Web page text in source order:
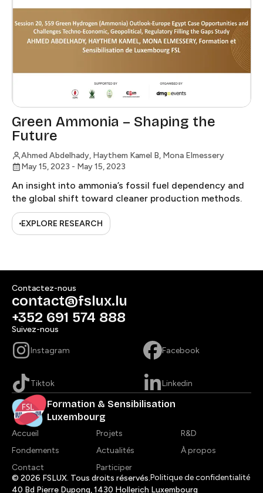
Green Ammonia – Shaping the
Future​​​​‌ ‍ ​‍​‍‌‍ ‌ ​‍‌‍‍‌‌‍‌ ‌‍‍‌‌‍ ‍​‍​‍​ ‍‍​‍​‍‌ ​ ‌‍​‌‌‍ ‍‌‍‍‌‌ ‌​‌ ‍‌​‍ ‍‌‍‍‌‌‍ ​‍​‍​‍ ​​‍​‍‌‍‍​‌ ​‍‌‍‌‌‌‍‌‍​‍​‍​ ‍‍​‍​‍​‍ ‌ ​ ‌ ‌​‌ ‌‌‌‍‌​‌‍‍‌‌‍ ​‍ ‌‍‍‌‌‍ ‍‌ ‌​‌‍‌‌‌‍ ‍‌ ‌​​‍ ‌‍‌‌‌‍‌​‌‍‍‌‌ ‌​​‍ ‌‍ ‌‌‍ ‌‍‌​‌‍‌‌​ ‌‌ ​​‌ ​‍‌‍‌‌‌ ​ ‌‍‌‌‌‍ ‍‌ ‌​‌‍​‌‌ ‌​‌‍‍‌‌‍ ‌‍ ‍​ ‍ ‌‍‍‌‌‍‌​​ ‌​ ‌‌‌‍‌‌​ ‌ ‌‍​‍​ ‌‍​ ‌‍‌‍​‌‌‍​ ​‍ ‌‌‍​‌‌‍​ ‌‍​ ‌‍‌‍​‍ ‌​ ‌​‌‍‌‍‌‍​ ​ ‍​​‍ ‌​ ‍‌​ ​‍​ ​​​ ‌‍​‍ ‌‌‍‌‍​ ​‍​ ‌ ‌‍‌​​ ‌‍‌‍​‍​ ​‌‌‍​‍​ ‌ ​ ​‍​ ​​‌‍‌​​ ‍ ‌ ‌​‌ ‍‌‌ ​​‌‍‌‌​ ‌‌ ​‍‌‍‌‌‌ ​ ‌‍‌‌‌‍​‌‌ ​‍‌‍​ ‌‍‍​​ ‍ ‌ ​​‌‍​‌‌ ‌​‌‍‍​​ ‌‌ ‌​‌‍‍‌‌ ‌​‌‍ ​‌‍‌‌​ ‌‍​‍‌‍​‌‌ ​ ‌‍‌‌‌‌‌‌‌ ​‍‌‍ ​​ ‌​‍‌‌​ ​‍‌​‌‍‌ ​ ‌ ‌​‌ ‌‌‌‍‌​‌‍‍‌‌‍ ​‍‌‍‌‍‍‌‌‍‌​​ ‌​ ‌‌‌‍‌‌​ ‌ ‌‍​‍​ ‌‍​ ‌‍‌‍​‌‌‍​ ​‍ ‌‌‍​‌‌‍​ ‌‍​ ‌‍‌‍​‍ ‌​ ‌​‌‍‌‍‌‍​ ​ ‍​​‍ ‌​ ‍‌​ ​‍​ ​​​ ‌‍​‍ ‌‌‍‌‍​ ​‍​ ‌ ‌‍‌​​ ‌‍‌‍​‍​ ​‌‌‍​‍​ ‌ ​ ​‍​ ​​‌‍‌​​‍‌‍‌ ‌​‌ ‍‌‌ ​​‌‍‌‌​ ‌‌ ​‍‌‍‌‌‌ ​ ‌‍‌‌‌‍​‌‌ ​‍‌‍​ ‌‍‍​​‍‌‍‌ ​​‌‍​‌‌ ‌​‌‍‍​​ ‌‌ ‌​‌‍‍‌‌ ‌​‌‍ ​‌‍‌‌​‍‌‍‌ ​​‌‍‌‌‌ ​‍‌ ​ ‌ ​​‌‍‌‌‌‍​ ‌ ‌​‌‍‍‌‌ ‌‍‌‍‌‌​ ‌‌ ​​‌ ‌‌‌‍​‍‌‍ ​‌‍‍‌‌ ​ ‌‍‍​‌‍‌‌‌‍‌​​‍​‍‌ ‌
Ahmed Abdelhady, Haythem Kamel B, Mona Elmessery​​​​‌ ‍ ​‍​‍‌‍ ‌ ​‍‌‍‍‌‌‍‌ ‌‍‍‌‌‍ ‍​‍​‍​ ‍‍​‍​‍‌ ​ ‌‍​‌‌‍ ‍‌‍‍‌‌ ‌​‌ ‍‌​‍ ‍‌‍‍‌‌‍ ​‍​‍​‍ ​​‍​‍‌‍‍​‌ ​‍‌‍‌‌‌‍‌‍​‍​‍​ ‍‍​‍​‍​‍ ‌ ​ ‌ ‌​‌ ‌‌‌‍‌​‌‍‍‌‌‍ ​‍ ‌‍‍‌‌‍ ‍‌ ‌​‌‍‌‌‌‍ ‍‌ ‌​​‍ ‌‍‌‌‌‍‌​‌‍‍‌‌ ‌​​‍ ‌‍ ‌‌‍ ‌‍‌​‌‍‌‌​ ‌‌ ​​‌ ​‍‌‍‌‌‌ ​ ‌‍‌‌‌‍ ‍‌ ‌​‌‍​‌‌ ‌​‌‍‍‌‌‍ ‌‍ ‍​ ‍ ‌‍‍‌‌‍‌​​ ‌​ ‌‌‌‍‌‌​ ‌ ‌‍​‍​ ‌‍​ ‌‍‌‍​‌‌‍​ ​‍ ‌‌‍​‌‌‍​ ‌‍​ ‌‍‌‍​‍ ‌​ ‌​‌‍‌‍‌‍​ ​ ‍​​‍ ‌​ ‍‌​ ​‍​ ​​​ ‌‍​‍ ‌‌‍‌‍​ ​‍​ ‌ ‌‍‌​​ ‌‍‌‍​‍​ ​‌‌‍​‍​ ‌ ​ ​‍​ ​​‌‍‌​​ ‍ ‌ ‌​‌ ‍‌‌ ​​‌‍‌‌​ ‌‌ ​‍‌‍‌‌‌ ​ ‌‍‌‌‌‍​‌‌ ​‍‌‍​ ‌‍‍​​ ‍ ‌ ​​‌‍​‌‌ ‌​‌‍‍​​ ‌‌‍‌​‌‍‌‌‌ ‌​‌‍​‌‌‍‍‌‌‍ ​‌ ​ ​‍‌‌​ ‌‌‌​​‍‌‌ ‌‍‍ ‌‍‌‌‌ ‍‌​‍‌‌​ ​ ‌​‌​​‍‌‌​ ​ ‌​‌​​‍‌‌​ ​‍​ ​‍​ ‌‌‌‍‌‌‌‍​ ​ ​ ​ ‌‌‌‍‌​‌‍‌​​ ​‍​ ‌​‌‍‌​‌‍‌​​ ‌‍​‍‌‌​ ​‍​ ​‍​‍‌‌​ ‌‌‌​‌​​‍ ‍‌‍‍‌‌‍ ‍‌‍‌‍‌‍ ​ ‌‍​‍‌‍​‌‌ ​ ‌‍‌‌‌‌‌‌‌ ​‍‌‍ ​​ ‌​‍‌‌​ ​‍‌​‌‍‌ ​ ‌ ‌​‌ ‌‌‌‍‌​‌‍‍‌‌‍ ​‍‌‍‌‍‍‌‌‍‌​​ ‌​ ‌‌‌‍‌‌​ ‌ ‌‍​‍​ ‌‍​ ‌‍‌‍​‌‌‍​ ​‍ ‌‌‍​‌‌‍​ ‌‍​ ‌‍‌‍​‍ ‌​ ‌​‌‍‌‍‌‍​ ​ ‍​​‍ ‌​ ‍‌​ ​‍​ ​​​ ‌‍​‍ ‌‌‍‌‍​ ​‍​ ‌ ‌‍‌​​ ‌‍‌‍​‍​ ​‌‌‍​‍​ ‌ ​ ​‍​ ​​‌‍‌​​‍‌‍‌ ‌​‌ ‍‌‌ ​​‌‍‌‌​ ‌‌ ​‍‌‍‌‌‌ ​ ‌‍‌‌‌‍​‌‌ ​‍‌‍​ ‌‍‍​​‍‌‍‌ ​​‌‍​‌‌ ‌​‌‍‍​​ ‌‌‍‌​‌‍‌‌‌ ‌​‌‍​‌‌‍‍‌‌‍ ​‌ ​ ​‍‌‌​ ‌‌‌​​‍‌‌ ‌‍‍ ‌‍‌‌‌ ‍‌​‍‌‌​ ​ ‌​‌​​‍‌‌​ ​ ‌​‌​​‍‌‌​ ​‍​ ​‍​ ‌‌‌‍‌‌‌‍​ ​ ​ ​ ‌‌‌‍‌​‌‍‌​​ ​‍​ ‌​‌‍‌​‌‍‌​​ ‌‍​‍‌‌​ ​‍​ ​‍​‍‌‌​ ‌‌‌​‌​​‍ ‍‌‍‍‌‌‍ ‍‌‍‌‍‌‍ ​‍‌‍‌ ​​‌‍‌‌‌ ​‍‌ ​ ‌ ​​‌‍‌‌‌‍​ ‌ ‌​‌‍‍‌‌ ‌‍‌‍‌‌​ ‌‌ ​​‌ ‌‌‌‍​‍‌‍ ​‌‍‍‌‌ ​ ‌‍‍​‌‍‌‌‌‍‌​​‍​‍‌ ‌
May 15, 2023 - May 15, 2023
An insight into ammonia’s fossil fuel dependency and
the global shift toward cleaner production methods.​​​​‌ ‍ ​‍​‍‌‍ ‌ ​‍‌‍‍‌‌‍‌ ‌‍‍‌‌‍ ‍​‍​‍​ ‍‍​‍​‍‌ ​ ‌‍​‌‌‍ ‍‌‍‍‌‌ ‌​‌ ‍‌​‍ ‍‌‍‍‌‌‍ ​‍​‍​‍ ​​‍​‍‌‍‍​‌ ​‍‌‍‌‌‌‍‌‍​‍​‍​ ‍‍​‍​‍​‍ ‌ ​ ‌ ‌​‌ ‌‌‌‍‌​‌‍‍‌‌‍ ​‍ ‌‍‍‌‌‍ ‍‌ ‌​‌‍‌‌‌‍ ‍‌ ‌​​‍ ‌‍‌‌‌‍‌​‌‍‍‌‌ ‌​​‍ ‌‍ ‌‌‍ ‌‍‌​‌‍‌‌​ ‌‌ ​​‌ ​‍‌‍‌‌‌ ​ ‌‍‌‌‌‍ ‍‌ ‌​‌‍​‌‌ ‌​‌‍‍‌‌‍ ‌‍ ‍​ ‍ ‌‍‍‌‌‍‌​​ ‌​ ‌‌‌‍‌‌​ ‌ ‌‍​‍​ ‌‍​ ‌‍‌‍​‌‌‍​ ​‍ ‌‌‍​‌‌‍​ ‌‍​ ‌‍‌‍​‍ ‌​ ‌​‌‍‌‍‌‍​ ​ ‍​​‍ ‌​ ‍‌​ ​‍​ ​​​ ‌‍​‍ ‌‌‍‌‍​ ​‍​ ‌ ‌‍‌​​ ‌‍‌‍​‍​ ​‌‌‍​‍​ ‌ ​ ​‍​ ​​‌‍‌​​ ‍ ‌ ‌​‌ ‍‌‌ ​​‌‍‌‌​ ‌‌ ​‍‌‍‌‌‌ ​ ‌‍‌‌‌‍​‌‌ ​‍‌‍​ ‌‍‍​​ ‍ ‌ ​​‌‍​‌‌ ‌​‌‍‍​​ ‌‌‍ ‌ ‌‍‌‍‌‌‌ ​‍‌ ‌‍‌‍‍‌‌‍‌‌‌ ‌ ​ ‌‍​‍‌‍​‌‌ ​ ‌‍‌‌‌‌‌‌‌ ​‍‌‍ ​​ ‌​‍‌‌​ ​‍‌​‌‍‌ ​ ‌ ‌​‌ ‌‌‌‍‌​‌‍‍‌‌‍ ​‍‌‍‌‍‍‌‌‍‌​​ ‌​ ‌‌‌‍‌‌​ ‌ ‌‍​‍​ ‌‍​ ‌‍‌‍​‌‌‍​ ​‍ ‌‌‍​‌‌‍​ ‌‍​ ‌‍‌‍​‍ ‌​ ‌​‌‍‌‍‌‍​ ​ ‍​​‍ ‌​ ‍‌​ ​‍​ ​​​ ‌‍​‍ ‌‌‍‌‍​ ​‍​ ‌ ‌‍‌​​ ‌‍‌‍​‍​ ​‌‌‍​‍​ ‌ ​ ​‍​ ​​‌‍‌​​‍‌‍‌ ‌​‌ ‍‌‌ ​​‌‍‌‌​ ‌‌ ​‍‌‍‌‌‌ ​ ‌‍‌‌‌‍​‌‌ ​‍‌‍​ ‌‍‍​​‍‌‍‌ ​​‌‍​‌‌ ‌​‌‍‍​​ ‌‌‍ ‌ ‌‍‌‍‌‌‌ ​‍‌ ‌‍‌‍‍‌‌‍‌‌‌ ‌ ​‍‌‍‌ ​​‌‍‌‌‌ ​‍‌ ​ ‌ ​​‌‍‌‌‌‍​ ‌ ‌​‌‍‍‌‌ ‌‍‌‍‌‌​ ‌‌ ​​‌ ‌‌‌‍​‍‌‍ ​‌‍‍‌‌ ​ ‌‍‍​‌‍‌‌‌‍‌​​‍​‍‌ ‌
EXPLORE RESEARCH
Contactez-nous​​​​‌ ‍ ​‍​‍‌‍ ‌ ​‍‌‍‍‌‌‍‌ ‌‍‍‌‌‍ ‍​‍​‍​ ‍‍​‍​‍‌ ​ ‌‍​‌‌‍ ‍‌‍‍‌‌ ‌​‌ ‍‌​‍ ‍‌‍‍‌‌‍ ​‍​‍​‍ ​​‍​‍‌‍‍​‌ ​‍‌‍‌‌‌‍‌‍​‍​‍​ ‍‍​‍​‍​‍ ‌ ​ ‌ ‌​‌ ‌‌‌‍‌​‌‍‍‌‌‍ ​‍ ‌‍‍‌‌‍ ‍‌ ‌​‌‍‌‌‌‍ ‍‌ ‌​​‍ ‌‍‌‌‌‍‌​‌‍‍‌‌ ‌​​‍ ‌‍ ‌‌‍ ‌‍‌​‌‍‌‌​ ‌‌ ​​‌ ​‍‌‍‌‌‌ ​ ‌‍‌‌‌‍ ‍‌ ‌​‌‍​‌‌ ‌​‌‍‍‌‌‍ ‌‍ ‍​ ‍ ‌‍‍‌‌‍‌​​ ‌​ ​​‌‍​ ‌‍​‌​ ‌‍‌‍​‍​ ‌‌​ ​‍‌‍​ ​‍ ‌‌‍‌​​ ‌‍​ ​‌‌‍​‍​‍ ‌​ ‌​​ ‌‌‌‍‌‌​ ‌‍​‍ ‌​ ‍​​ ‌ ‌‍​‌​ ‌​​‍ ‌​ ‌‌‌‍‌‌​ ​ ​ ‌‍​ ‌​‌‍‌‌​ ‌‍​ ​​‌‍​‌​ ‌‍​ ​‍​ ​ ​ ‍ ‌ ‌​‌ ‍‌‌ ​​‌‍‌‌​ ‌‌ ​ ‌‍‍‌‌ ‌​‌‍‌‌‌‌​ ‌‍‌‌‌ ‌​‌ ‌​‌‍‍‌‌‍ ‍‌‍‌ ‌ ​ ​ ‍ ‌ ​​‌‍​‌‌ ‌​‌‍‍​​ ‌‌‍‌‍‌‍ ‌‍ ‌ ‌​‌‍‌‌‌ ​‍​‍ ‍‌‍​ ‌‍ ‌‍ ‍‌ ‌​‌‍​‌‌‍​ ‌ ‌​‌​‍​‌‍‌‌‌‍​‌‌‍‌​‌‍‍‌‌‍ ‍‌‍‌ ​ ‌‍​‍‌‍​‌‌ ​ ‌‍‌‌‌‌‌‌‌ ​‍‌‍ ​​ ‌​‍‌‌​ ​‍‌​‌‍‌ ​ ‌ ‌​‌ ‌‌‌‍‌​‌‍‍‌‌‍ ​‍‌‍‌‍‍‌‌‍‌​​ ‌​ ​​‌‍​ ‌‍​‌​ ‌‍‌‍​‍​ ‌‌​ ​‍‌‍​ ​‍ ‌‌‍‌​​ ‌‍​ ​‌‌‍​‍​‍ ‌​ ‌​​ ‌‌‌‍‌‌​ ‌‍​‍ ‌​ ‍​​ ‌ ‌‍​‌​ ‌​​‍ ‌​ ‌‌‌‍‌‌​ ​ ​ ‌‍​ ‌​‌‍‌‌​ ‌‍​ ​​‌‍​‌​ ‌‍​ ​‍​ ​ ​‍‌‍‌ ‌​‌ ‍‌‌ ​​‌‍‌‌​ ‌‌ ​ ‌‍‍‌‌ ‌​‌‍‌‌‌‌​ ‌‍‌‌‌ ‌​‌ ‌​‌‍‍‌‌‍ ‍‌‍‌ ‌ ​ ​‍‌‍‌ ​​‌‍​‌‌ ‌​‌‍‍​​ ‌‌‍‌‍‌‍ ‌‍ ‌ ‌​‌‍‌‌‌ ​‍​‍ ‍‌‍​ ‌‍ ‌‍ ‍‌ ‌​‌‍​‌‌‍​ ‌ ‌​‌​‍​‌‍‌‌‌‍​‌‌‍‌​‌‍‍‌‌‍ ‍‌‍‌ ​‍‌‍‌ ​​‌‍‌‌‌ ​‍‌ ​ ‌ ​​‌‍‌‌‌‍​ ‌ ‌​‌‍‍‌‌ ‌‍‌‍‌‌​ ‌‌ ​​‌ ‌‌‌‍​‍‌‍ ​‌‍‍‌‌ ​ ‌‍‍​‌‍‌‌‌‍‌​​‍​‍‌ ‌
contact@fslux.lu
+352 691 574 888​​​​‌ ‍ ​‍​‍‌‍ ‌ ​‍‌‍‍‌‌‍‌ ‌‍‍‌‌‍ ‍​‍​‍​ ‍‍​‍​‍‌ ​ ‌‍​‌‌‍ ‍‌‍‍‌‌ ‌​‌ ‍‌​‍ ‍‌‍‍‌‌‍ ​‍​‍​‍ ​​‍​‍‌‍‍​‌ ​‍‌‍‌‌‌‍‌‍​‍​‍​ ‍‍​‍​‍​‍ ‌ ​ ‌ ‌​‌ ‌‌‌‍‌​‌‍‍‌‌‍ ​‍ ‌‍‍‌‌‍ ‍‌ ‌​‌‍‌‌‌‍ ‍‌ ‌​​‍ ‌‍‌‌‌‍‌​‌‍‍‌‌ ‌​​‍ ‌‍ ‌‌‍ ‌‍‌​‌‍‌‌​ ‌‌ ​​‌ ​‍‌‍‌‌‌ ​ ‌‍‌‌‌‍ ‍‌ ‌​‌‍​‌‌ ‌​‌‍‍‌‌‍ ‌‍ ‍​ ‍ ‌‍‍‌‌‍‌​​ ‌​ ​​‌‍​ ‌‍​‌​ ‌‍‌‍​‍​ ‌‌​ ​‍‌‍​ ​‍ ‌‌‍‌​​ ‌‍​ ​‌‌‍​‍​‍ ‌​ ‌​​ ‌‌‌‍‌‌​ ‌‍​‍ ‌​ ‍​​ ‌ ‌‍​‌​ ‌​​‍ ‌​ ‌‌‌‍‌‌​ ​ ​ ‌‍​ ‌​‌‍‌‌​ ‌‍​ ​​‌‍​‌​ ‌‍​ ​‍​ ​ ​ ‍ ‌ ‌​‌ ‍‌‌ ​​‌‍‌‌​ ‌‌ ​ ‌‍‍‌‌ ‌​‌‍‌‌‌‌​ ‌‍‌‌‌ ‌​‌ ‌​‌‍‍‌‌‍ ‍‌‍‌ ‌ ​ ​ ‍ ‌ ​​‌‍​‌‌ ‌​‌‍‍​​ ‌‌‍​‍‌ ​‍‌‍​‌‌‍ ‍‌‍‌​‌‍‍‌‌‍ ‍‌‍‌ ​‍ ‍‌‍​ ‌‍ ‌‍ ‍‌ ‌​‌‍​‌‌‍​ ‌ ‌​‌​‍‌‌‍ ‍‌‍‌‍‌‍ ​‍ ‍‌ ​​‌‍‍​‌‍ ‌‍ ‍‌‍‌‌​ ‌‍​‍‌‍​‌‌ ​ ‌‍‌‌‌‌‌‌‌ ​‍‌‍ ​​ ‌​‍‌‌​ ​‍‌​‌‍‌ ​ ‌ ‌​‌ ‌‌‌‍‌​‌‍‍‌‌‍ ​‍‌‍‌‍‍‌‌‍‌​​ ‌​ ​​‌‍​ ‌‍​‌​ ‌‍‌‍​‍​ ‌‌​ ​‍‌‍​ ​‍ ‌‌‍‌​​ ‌‍​ ​‌‌‍​‍​‍ ‌​ ‌​​ ‌‌‌‍‌‌​ ‌‍​‍ ‌​ ‍​​ ‌ ‌‍​‌​ ‌​​‍ ‌​ ‌‌‌‍‌‌​ ​ ​ ‌‍​ ‌​‌‍‌‌​ ‌‍​ ​​‌‍​‌​ ‌‍​ ​‍​ ​ ​‍‌‍‌ ‌​‌ ‍‌‌ ​​‌‍‌‌​ ‌‌ ​ ‌‍‍‌‌ ‌​‌‍‌‌‌‌​ ‌‍‌‌‌ ‌​‌ ‌​‌‍‍‌‌‍ ‍‌‍‌ ‌ ​ ​‍‌‍‌ ​​‌‍​‌‌ ‌​‌‍‍​​ ‌‌‍​‍‌ ​‍‌‍​‌‌‍ ‍‌‍‌​‌‍‍‌‌‍ ‍‌‍‌ ​‍ ‍‌‍​ ‌‍ ‌‍ ‍‌ ‌​‌‍​‌‌‍​ ‌ ‌​‌​‍‌‌‍ ‍‌‍‌‍‌‍ ​‍ ‍‌ ​​‌‍‍​‌‍ ‌‍ ‍‌‍‌‌​‍‌‍‌ ​​‌‍‌‌‌ ​‍‌ ​ ‌ ​​‌‍‌‌‌‍​ ‌ ‌​‌‍‍‌‌ ‌‍‌‍‌‌​ ‌‌ ​​‌ ‌‌‌‍​‍‌‍ ​‌‍‍‌‌ ​ ‌‍‍​‌‍‌‌‌‍‌​​‍​‍‌ ‌
Suivez-nous​​​​‌ ‍ ​‍​‍‌‍ ‌ ​‍‌‍‍‌‌‍‌ ‌‍‍‌‌‍ ‍​‍​‍​ ‍‍​‍​‍‌ ​ ‌‍​‌‌‍ ‍‌‍‍‌‌ ‌​‌ ‍‌​‍ ‍‌‍‍‌‌‍ ​‍​‍​‍ ​​‍​‍‌‍‍​‌ ​‍‌‍‌‌‌‍‌‍​‍​‍​ ‍‍​‍​‍​‍ ‌ ​ ‌ ‌​‌ ‌‌‌‍‌​‌‍‍‌‌‍ ​‍ ‌‍‍‌‌‍ ‍‌ ‌​‌‍‌‌‌‍ ‍‌ ‌​​‍ ‌‍‌‌‌‍‌​‌‍‍‌‌ ‌​​‍ ‌‍ ‌‌‍ ‌‍‌​‌‍‌‌​ ‌‌ ​​‌ ​‍‌‍‌‌‌ ​ ‌‍‌‌‌‍ ‍‌ ‌​‌‍​‌‌ ‌​‌‍‍‌‌‍ ‌‍ ‍​ ‍ ‌‍‍‌‌‍‌​​ ‌​ ​​‌‍​ ‌‍​‌​ ‌‍‌‍​‍​ ‌‌​ ​‍‌‍​ ​‍ ‌‌‍‌​​ ‌‍​ ​‌‌‍​‍​‍ ‌​ ‌​​ ‌‌‌‍‌‌​ ‌‍​‍ ‌​ ‍​​ ‌ ‌‍​‌​ ‌​​‍ ‌​ ‌‌‌‍‌‌​ ​ ​ ‌‍​ ‌​‌‍‌‌​ ‌‍​ ​​‌‍​‌​ ‌‍​ ​‍​ ​ ​ ‍ ‌ ‌​‌ ‍‌‌ ​​‌‍‌‌​ ‌‌ ​ ‌‍‍‌‌ ‌​‌‍‌‌‌‌​ ‌‍‌‌‌ ‌​‌ ‌​‌‍‍‌‌‍ ‍‌‍‌ ‌ ​ ​ ‍ ‌ ​​‌‍​‌‌ ‌​‌‍‍​​ ‌‌‍‌‍‌‍ ‌‍ ‌ ‌​‌‍‌‌‌ ​‍​‍ ‍‌ ​ ‌‍ ‌‍​ ‌‍‍‌‌‍​‌‌‍ ​‌​‍​‌‍‌‌‌‍​‌‌‍‌​‌‍‍‌‌‍ ‍‌‍‌ ​ ‌‍​‍‌‍​‌‌ ​ ‌‍‌‌‌‌‌‌‌ ​‍‌‍ ​​ ‌​‍‌‌​ ​‍‌​‌‍‌ ​ ‌ ‌​‌ ‌‌‌‍‌​‌‍‍‌‌‍ ​‍‌‍‌‍‍‌‌‍‌​​ ‌​ ​​‌‍​ ‌‍​‌​ ‌‍‌‍​‍​ ‌‌​ ​‍‌‍​ ​‍ ‌‌‍‌​​ ‌‍​ ​‌‌‍​‍​‍ ‌​ ‌​​ ‌‌‌‍‌‌​ ‌‍​‍ ‌​ ‍​​ ‌ ‌‍​‌​ ‌​​‍ ‌​ ‌‌‌‍‌‌​ ​ ​ ‌‍​ ‌​‌‍‌‌​ ‌‍​ ​​‌‍​‌​ ‌‍​ ​‍​ ​ ​‍‌‍‌ ‌​‌ ‍‌‌ ​​‌‍‌‌​ ‌‌ ​ ‌‍‍‌‌ ‌​‌‍‌‌‌‌​ ‌‍‌‌‌ ‌​‌ ‌​‌‍‍‌‌‍ ‍‌‍‌ ‌ ​ ​‍‌‍‌ ​​‌‍​‌‌ ‌​‌‍‍​​ ‌‌‍‌‍‌‍ ‌‍ ‌ ‌​‌‍‌‌‌ ​‍​‍ ‍‌ ​ ‌‍ ‌‍​ ‌‍‍‌‌‍​‌‌‍ ​‌​‍​‌‍‌‌‌‍​‌‌‍‌​‌‍‍‌‌‍ ‍‌‍‌ ​‍‌‍‌ ​​‌‍‌‌‌ ​‍‌ ​ ‌ ​​‌‍‌‌‌‍​ ‌ ‌​‌‍‍‌‌ ‌‍‌‍‌‌​ ‌‌ ​​‌ ‌‌‌‍​‍‌‍ ​‌‍‍‌‌ ​ ‌‍‍​‌‍‌‌‌‍‌​​‍​‍‌ ‌
Instagram​​​​‌ ‍ ​‍​‍‌‍ ‌ ​‍‌‍‍‌‌‍‌ ‌‍‍‌‌‍ ‍​‍​‍​ ‍‍​‍​‍‌ ​ ‌‍​‌‌‍ ‍‌‍‍‌‌ ‌​‌ ‍‌​‍ ‍‌‍‍‌‌‍ ​‍​‍​‍ ​​‍​‍‌‍‍​‌ ​‍‌‍‌‌‌‍‌‍​‍​‍​ ‍‍​‍​‍​‍ ‌ ​ ‌ ‌​‌ ‌‌‌‍‌​‌‍‍‌‌‍ ​‍ ‌‍‍‌‌‍ ‍‌ ‌​‌‍‌‌‌‍ ‍‌ ‌​​‍ ‌‍‌‌‌‍‌​‌‍‍‌‌ ‌​​‍ ‌‍ ‌‌‍ ‌‍‌​‌‍‌‌​ ‌‌ ​​‌ ​‍‌‍‌‌‌ ​ ‌‍‌‌‌‍ ‍‌ ‌​‌‍​‌‌ ‌​‌‍‍‌‌‍ ‌‍ ‍​ ‍ ‌‍‍‌‌‍‌​​ ‌​ ​​‌‍​ ‌‍​‌​ ‌‍‌‍​‍​ ‌‌​ ​‍‌‍​ ​‍ ‌‌‍‌​​ ‌‍​ ​‌‌‍​‍​‍ ‌​ ‌​​ ‌‌‌‍‌‌​ ‌‍​‍ ‌​ ‍​​ ‌ ‌‍​‌​ ‌​​‍ ‌​ ‌‌‌‍‌‌​ ​ ​ ‌‍​ ‌​‌‍‌‌​ ‌‍​ ​​‌‍​‌​ ‌‍​ ​‍​ ​ ​ ‍ ‌ ‌​‌ ‍‌‌ ​​‌‍‌‌​ ‌‌ ​ ‌‍‍‌‌ ‌​‌‍‌‌‌‌​ ‌‍‌‌‌ ‌​‌ ‌​‌‍‍‌‌‍ ‍‌‍‌ ‌ ​ ​ ‍ ‌ ​​‌‍​‌‌ ‌​‌‍‍​​ ‌‌ ​ ‌‍ ‌‍​ ‌‍‍‌‌‍​‌‌‍ ​‌​ ​‌‍‍‌‌‍ ‍‌‍‍ ‌ ​ ​‍‌‌​ ‌‌‌​​‍‌‌ ‌‍‍ ‌‍‌‌‌ ‍‌​‍‌‌​ ​ ‌​‌​​‍‌‌​ ​ ‌​‌​​‍‌‌​ ​‍​ ​‍​ ​‍‌‍‌‌‌‍​‍‌‍‌‌‌‍‌‌​ ​‌​ ‌​‌‍​ ‌‍​ ‌‍‌‌‌‍​‍​ ‌‌​‍‌‌​ ​‍​ ​‍​‍‌‌​ ‌‌‌​‌​​‍ ‍‌ ​​‌‍ ​‌‍​‌‌ ‌​‌‍‌‍‌‍ ‌ ​‍‌‍ ‌​ ‌‍​‍‌‍​‌‌ ​ ‌‍‌‌‌‌‌‌‌ ​‍‌‍ ​​ ‌​‍‌‌​ ​‍‌​‌‍‌ ​ ‌ ‌​‌ ‌‌‌‍‌​‌‍‍‌‌‍ ​‍‌‍‌‍‍‌‌‍‌​​ ‌​ ​​‌‍​ ‌‍​‌​ ‌‍‌‍​‍​ ‌‌​ ​‍‌‍​ ​‍ ‌‌‍‌​​ ‌‍​ ​‌‌‍​‍​‍ ‌​ ‌​​ ‌‌‌‍‌‌​ ‌‍​‍ ‌​ ‍​​ ‌ ‌‍​‌​ ‌​​‍ ‌​ ‌‌‌‍‌‌​ ​ ​ ‌‍​ ‌​‌‍‌‌​ ‌‍​ ​​‌‍​‌​ ‌‍​ ​‍​ ​ ​‍‌‍‌ ‌​‌ ‍‌‌ ​​‌‍‌‌​ ‌‌ ​ ‌‍‍‌‌ ‌​‌‍‌‌‌‌​ ‌‍‌‌‌ ‌​‌ ‌​‌‍‍‌‌‍ ‍‌‍‌ ‌ ​ ​‍‌‍‌ ​​‌‍​‌‌ ‌​‌‍‍​​ ‌‌ ​ ‌‍ ‌‍​ ‌‍‍‌‌‍​‌‌‍ ​‌​ ​‌‍‍‌‌‍ ‍‌‍‍ ‌ ​ ​‍‌‌​ ‌‌‌​​‍‌‌ ‌‍‍ ‌‍‌‌‌ ‍‌​‍‌‌​ ​ ‌​‌​​‍‌‌​ ​ ‌​‌​​‍‌‌​ ​‍​ ​‍​ ​‍‌‍‌‌‌‍​‍‌‍‌‌‌‍‌‌​ ​‌​ ‌​‌‍​ ‌‍​ ‌‍‌‌‌‍​‍​ ‌‌​‍‌‌​ ​‍​ ​‍​‍‌‌​ ‌‌‌​‌​​‍ ‍‌ ​​‌‍ ​‌‍​‌‌ ‌​‌‍‌‍‌‍ ‌ ​‍‌‍ ‌​‍‌‍‌ ​​‌‍‌‌‌ ​‍‌ ​ ‌ ​​‌‍‌‌‌‍​ ‌ ‌​‌‍‍‌‌ ‌‍‌‍‌‌​ ‌‌ ​​‌ ‌‌‌‍​‍‌‍ ​‌‍‍‌‌ ​ ‌‍‍​‌‍‌‌‌‍‌​​‍​‍‌ ‌ Facebook​​​​‌ ‍ ​‍​‍‌‍ ‌ ​‍‌‍‍‌‌‍‌ ‌‍‍‌‌‍ ‍​‍​‍​ ‍‍​‍​‍‌ ​ ‌‍​‌‌‍ ‍‌‍‍‌‌ ‌​‌ ‍‌​‍ ‍‌‍‍‌‌‍ ​‍​‍​‍ ​​‍​‍‌‍‍​‌ ​‍‌‍‌‌‌‍‌‍​‍​‍​ ‍‍​‍​‍​‍ ‌ ​ ‌ ‌​‌ ‌‌‌‍‌​‌‍‍‌‌‍ ​‍ ‌‍‍‌‌‍ ‍‌ ‌​‌‍‌‌‌‍ ‍‌ ‌​​‍ ‌‍‌‌‌‍‌​‌‍‍‌‌ ‌​​‍ ‌‍ ‌‌‍ ‌‍‌​‌‍‌‌​ ‌‌ ​​‌ ​‍‌‍‌‌‌ ​ ‌‍‌‌‌‍ ‍‌ ‌​‌‍​‌‌ ‌​‌‍‍‌‌‍ ‌‍ ‍​ ‍ ‌‍‍‌‌‍‌​​ ‌​ ​​‌‍​ ‌‍​‌​ ‌‍‌‍​‍​ ‌‌​ ​‍‌‍​ ​‍ ‌‌‍‌​​ ‌‍​ ​‌‌‍​‍​‍ ‌​ ‌​​ ‌‌‌‍‌‌​ ‌‍​‍ ‌​ ‍​​ ‌ ‌‍​‌​ ‌​​‍ ‌​ ‌‌‌‍‌‌​ ​ ​ ‌‍​ ‌​‌‍‌‌​ ‌‍​ ​​‌‍​‌​ ‌‍​ ​‍​ ​ ​ ‍ ‌ ‌​‌ ‍‌‌ ​​‌‍‌‌​ ‌‌ ​ ‌‍‍‌‌ ‌​‌‍‌‌‌‌​ ‌‍‌‌‌ ‌​‌ ‌​‌‍‍‌‌‍ ‍‌‍‌ ‌ ​ ​ ‍ ‌ ​​‌‍​‌‌ ‌​‌‍‍​​ ‌‌ ​ ‌‍ ‌‍​ ‌‍‍‌‌‍​‌‌‍ ​‌​ ​‌‍‍‌‌‍ ‍‌‍‍ ‌ ​ ​‍‌‌​ ‌‌‌​​‍‌‌ ‌‍‍ ‌‍‌‌‌ ‍‌​‍‌‌​ ​ ‌​‌​​‍‌‌​ ​ ‌​‌​​‍‌‌​ ​‍​ ​‍​ ‍​​ ​ ‌‍‌‍‌‍​ ‌‍‌​​ ‌‌​ ‍‌​ ‌ ​ ‍‌‌‍​‍​ ​ ‌‍​‍​‍‌‌​ ​‍​ ​‍​‍‌‌​ ‌‌‌​‌​​‍ ‍‌ ​​‌‍ ​‌‍​‌‌ ‌​‌‍‌‍‌‍ ‌ ​‍‌‍ ‌​ ‌‍​‍‌‍​‌‌ ​ ‌‍‌‌‌‌‌‌‌ ​‍‌‍ ​​ ‌​‍‌‌​ ​‍‌​‌‍‌ ​ ‌ ‌​‌ ‌‌‌‍‌​‌‍‍‌‌‍ ​‍‌‍‌‍‍‌‌‍‌​​ ‌​ ​​‌‍​ ‌‍​‌​ ‌‍‌‍​‍​ ‌‌​ ​‍‌‍​ ​‍ ‌‌‍‌​​ ‌‍​ ​‌‌‍​‍​‍ ‌​ ‌​​ ‌‌‌‍‌‌​ ‌‍​‍ ‌​ ‍​​ ‌ ‌‍​‌​ ‌​​‍ ‌​ ‌‌‌‍‌‌​ ​ ​ ‌‍​ ‌​‌‍‌‌​ ‌‍​ ​​‌‍​‌​ ‌‍​ ​‍​ ​ ​‍‌‍‌ ‌​‌ ‍‌‌ ​​‌‍‌‌​ ‌‌ ​ ‌‍‍‌‌ ‌​‌‍‌‌‌‌​ ‌‍‌‌‌ ‌​‌ ‌​‌‍‍‌‌‍ ‍‌‍‌ ‌ ​ ​‍‌‍‌ ​​‌‍​‌‌ ‌​‌‍‍​​ ‌‌ ​ ‌‍ ‌‍​ ‌‍‍‌‌‍​‌‌‍ ​‌​ ​‌‍‍‌‌‍ ‍‌‍‍ ‌ ​ ​‍‌‌​ ‌‌‌​​‍‌‌ ‌‍‍ ‌‍‌‌‌ ‍‌​‍‌‌​ ​ ‌​‌​​‍‌‌​ ​ ‌​‌​​‍‌‌​ ​‍​ ​‍​ ‍​​ ​ ‌‍‌‍‌‍​ ‌‍‌​​ ‌‌​ ‍‌​ ‌ ​ ‍‌‌‍​‍​ ​ ‌‍​‍​‍‌‌​ ​‍​ ​‍​‍‌‌​ ‌‌‌​‌​​‍ ‍‌ ​​‌‍ ​‌‍​‌‌ ‌​‌‍‌‍‌‍ ‌ ​‍‌‍ ‌​‍‌‍‌ ​​‌‍‌‌‌ ​‍‌ ​ ‌ ​​‌‍‌‌‌‍​ ‌ ‌​‌‍‍‌‌ ‌‍‌‍‌‌​ ‌‌ ​​‌ ‌‌‌‍​‍‌‍ ​‌‍‍‌‌ ​ ‌‍‍​‌‍‌‌‌‍‌​​‍​‍‌ ‌
Tiktok​​​​‌ ‍ ​‍​‍‌‍ ‌ ​‍‌‍‍‌‌‍‌ ‌‍‍‌‌‍ ‍​‍​‍​ ‍‍​‍​‍‌ ​ ‌‍​‌‌‍ ‍‌‍‍‌‌ ‌​‌ ‍‌​‍ ‍‌‍‍‌‌‍ ​‍​‍​‍ ​​‍​‍‌‍‍​‌ ​‍‌‍‌‌‌‍‌‍​‍​‍​ ‍‍​‍​‍​‍ ‌ ​ ‌ ‌​‌ ‌‌‌‍‌​‌‍‍‌‌‍ ​‍ ‌‍‍‌‌‍ ‍‌ ‌​‌‍‌‌‌‍ ‍‌ ‌​​‍ ‌‍‌‌‌‍‌​‌‍‍‌‌ ‌​​‍ ‌‍ ‌‌‍ ‌‍‌​‌‍‌‌​ ‌‌ ​​‌ ​‍‌‍‌‌‌ ​ ‌‍‌‌‌‍ ‍‌ ‌​‌‍​‌‌ ‌​‌‍‍‌‌‍ ‌‍ ‍​ ‍ ‌‍‍‌‌‍‌​​ ‌​ ​​‌‍​ ‌‍​‌​ ‌‍‌‍​‍​ ‌‌​ ​‍‌‍​ ​‍ ‌‌‍‌​​ ‌‍​ ​‌‌‍​‍​‍ ‌​ ‌​​ ‌‌‌‍‌‌​ ‌‍​‍ ‌​ ‍​​ ‌ ‌‍​‌​ ‌​​‍ ‌​ ‌‌‌‍‌‌​ ​ ​ ‌‍​ ‌​‌‍‌‌​ ‌‍​ ​​‌‍​‌​ ‌‍​ ​‍​ ​ ​ ‍ ‌ ‌​‌ ‍‌‌ ​​‌‍‌‌​ ‌‌ ​ ‌‍‍‌‌ ‌​‌‍‌‌‌‌​ ‌‍‌‌‌ ‌​‌ ‌​‌‍‍‌‌‍ ‍‌‍‌ ‌ ​ ​ ‍ ‌ ​​‌‍​‌‌ ‌​‌‍‍​​ ‌‌ ​ ‌‍ ‌‍​ ‌‍‍‌‌‍​‌‌‍ ​‌​ ​‌‍‍‌‌‍ ‍‌‍‍ ‌ ​ ​‍‌‌​ ‌‌‌​​‍‌‌ ‌‍‍ ‌‍‌‌‌ ‍‌​‍‌‌​ ​ ‌​‌​​‍‌‌​ ​ ‌​‌​​‍‌‌​ ​‍​ ​‍‌‍‌​‌‍‌​‌‍​‍‌‍​‌​ ‌‌​ ​‌​ ‍​​ ‍​‌‍​‌​ ​‌​ ​ ​ ​ ​‍‌‌​ ​‍​ ​‍​‍‌‌​ ‌‌‌​‌​​‍ ‍‌ ​​‌‍ ​‌‍​‌‌ ‌​‌‍‌‍‌‍ ‌ ​‍‌‍ ‌​ ‌‍​‍‌‍​‌‌ ​ ‌‍‌‌‌‌‌‌‌ ​‍‌‍ ​​ ‌​‍‌‌​ ​‍‌​‌‍‌ ​ ‌ ‌​‌ ‌‌‌‍‌​‌‍‍‌‌‍ ​‍‌‍‌‍‍‌‌‍‌​​ ‌​ ​​‌‍​ ‌‍​‌​ ‌‍‌‍​‍​ ‌‌​ ​‍‌‍​ ​‍ ‌‌‍‌​​ ‌‍​ ​‌‌‍​‍​‍ ‌​ ‌​​ ‌‌‌‍‌‌​ ‌‍​‍ ‌​ ‍​​ ‌ ‌‍​‌​ ‌​​‍ ‌​ ‌‌‌‍‌‌​ ​ ​ ‌‍​ ‌​‌‍‌‌​ ‌‍​ ​​‌‍​‌​ ‌‍​ ​‍​ ​ ​‍‌‍‌ ‌​‌ ‍‌‌ ​​‌‍‌‌​ ‌‌ ​ ‌‍‍‌‌ ‌​‌‍‌‌‌‌​ ‌‍‌‌‌ ‌​‌ ‌​‌‍‍‌‌‍ ‍‌‍‌ ‌ ​ ​‍‌‍‌ ​​‌‍​‌‌ ‌​‌‍‍​​ ‌‌ ​ ‌‍ ‌‍​ ‌‍‍‌‌‍​‌‌‍ ​‌​ ​‌‍‍‌‌‍ ‍‌‍‍ ‌ ​ ​‍‌‌​ ‌‌‌​​‍‌‌ ‌‍‍ ‌‍‌‌‌ ‍‌​‍‌‌​ ​ ‌​‌​​‍‌‌​ ​ ‌​‌​​‍‌‌​ ​‍​ ​‍‌‍‌​‌‍‌​‌‍​‍‌‍​‌​ ‌‌​ ​‌​ ‍​​ ‍​‌‍​‌​ ​‌​ ​ ​ ​ ​‍‌‌​ ​‍​ ​‍​‍‌‌​ ‌‌‌​‌​​‍ ‍‌ ​​‌‍ ​‌‍​‌‌ ‌​‌‍‌‍‌‍ ‌ ​‍‌‍ ‌​‍‌‍‌ ​​‌‍‌‌‌ ​‍‌ ​ ‌ ​​‌‍‌‌‌‍​ ‌ ‌​‌‍‍‌‌ ‌‍‌‍‌‌​ ‌‌ ​​‌ ‌‌‌‍​‍‌‍ ​‌‍‍‌‌ ​ ‌‍‍​‌‍‌‌‌‍‌​​‍​‍‌ ‌ Linkedin​​​​‌ ‍ ​‍​‍‌‍ ‌ ​‍‌‍‍‌‌‍‌ ‌‍‍‌‌‍ ‍​‍​‍​ ‍‍​‍​‍‌ ​ ‌‍​‌‌‍ ‍‌‍‍‌‌ ‌​‌ ‍‌​‍ ‍‌‍‍‌‌‍ ​‍​‍​‍ ​​‍​‍‌‍‍​‌ ​‍‌‍‌‌‌‍‌‍​‍​‍​ ‍‍​‍​‍​‍ ‌ ​ ‌ ‌​‌ ‌‌‌‍‌​‌‍‍‌‌‍ ​‍ ‌‍‍‌‌‍ ‍‌ ‌​‌‍‌‌‌‍ ‍‌ ‌​​‍ ‌‍‌‌‌‍‌​‌‍‍‌‌ ‌​​‍ ‌‍ ‌‌‍ ‌‍‌​‌‍‌‌​ ‌‌ ​​‌ ​‍‌‍‌‌‌ ​ ‌‍‌‌‌‍ ‍‌ ‌​‌‍​‌‌ ‌​‌‍‍‌‌‍ ‌‍ ‍​ ‍ ‌‍‍‌‌‍‌​​ ‌​ ​​‌‍​ ‌‍​‌​ ‌‍‌‍​‍​ ‌‌​ ​‍‌‍​ ​‍ ‌‌‍‌​​ ‌‍​ ​‌‌‍​‍​‍ ‌​ ‌​​ ‌‌‌‍‌‌​ ‌‍​‍ ‌​ ‍​​ ‌ ‌‍​‌​ ‌​​‍ ‌​ ‌‌‌‍‌‌​ ​ ​ ‌‍​ ‌​‌‍‌‌​ ‌‍​ ​​‌‍​‌​ ‌‍​ ​‍​ ​ ​ ‍ ‌ ‌​‌ ‍‌‌ ​​‌‍‌‌​ ‌‌ ​ ‌‍‍‌‌ ‌​‌‍‌‌‌‌​ ‌‍‌‌‌ ‌​‌ ‌​‌‍‍‌‌‍ ‍‌‍‌ ‌ ​ ​ ‍ ‌ ​​‌‍​‌‌ ‌​‌‍‍​​ ‌‌ ​ ‌‍ ‌‍​ ‌‍‍‌‌‍​‌‌‍ ​‌​ ​‌‍‍‌‌‍ ‍‌‍‍ ‌ ​ ​‍‌‌​ ‌‌‌​​‍‌‌ ‌‍‍ ‌‍‌‌‌ ‍‌​‍‌‌​ ​ ‌​‌​​‍‌‌​ ​ ‌​‌​​‍‌‌​ ​‍​ ​‍​ ‌​​ ​‍​ ‌‍​ ‌​​ ‍‌‌‍‌‍​ ​‌‌‍‌‌‌‍​ ​ ‌‍​ ​‌​ ​ ​‍‌‌​ ​‍​ ​‍​‍‌‌​ ‌‌‌​‌​​‍ ‍‌ ​​‌‍ ​‌‍​‌‌ ‌​‌‍‌‍‌‍ ‌ ​‍‌‍ ‌​ ‌‍​‍‌‍​‌‌ ​ ‌‍‌‌‌‌‌‌‌ ​‍‌‍ ​​ ‌​‍‌‌​ ​‍‌​‌‍‌ ​ ‌ ‌​‌ ‌‌‌‍‌​‌‍‍‌‌‍ ​‍‌‍‌‍‍‌‌‍‌​​ ‌​ ​​‌‍​ ‌‍​‌​ ‌‍‌‍​‍​ ‌‌​ ​‍‌‍​ ​‍ ‌‌‍‌​​ ‌‍​ ​‌‌‍​‍​‍ ‌​ ‌​​ ‌‌‌‍‌‌​ ‌‍​‍ ‌​ ‍​​ ‌ ‌‍​‌​ ‌​​‍ ‌​ ‌‌‌‍‌‌​ ​ ​ ‌‍​ ‌​‌‍‌‌​ ‌‍​ ​​‌‍​‌​ ‌‍​ ​‍​ ​ ​‍‌‍‌ ‌​‌ ‍‌‌ ​​‌‍‌‌​ ‌‌ ​ ‌‍‍‌‌ ‌​‌‍‌‌‌‌​ ‌‍‌‌‌ ‌​‌ ‌​‌‍‍‌‌‍ ‍‌‍‌ ‌ ​ ​‍‌‍‌ ​​‌‍​‌‌ ‌​‌‍‍​​ ‌‌ ​ ‌‍ ‌‍​ ‌‍‍‌‌‍​‌‌‍ ​‌​ ​‌‍‍‌‌‍ ‍‌‍‍ ‌ ​ ​‍‌‌​ ‌‌‌​​‍‌‌ ‌‍‍ ‌‍‌‌‌ ‍‌​‍‌‌​ ​ ‌​‌​​‍‌‌​ ​ ‌​‌​​‍‌‌​ ​‍​ ​‍​ ‌​​ ​‍​ ‌‍​ ‌​​ ‍‌‌‍‌‍​ ​‌‌‍‌‌‌‍​ ​ ‌‍​ ​‌​ ​ ​‍‌‌​ ​‍​ ​‍​‍‌‌​ ‌‌‌​‌​​‍ ‍‌ ​​‌‍ ​‌‍​‌‌ ‌​‌‍‌‍‌‍ ‌ ​‍‌‍ ‌​‍‌‍‌ ​​‌‍‌‌‌ ​‍‌ ​ ‌ ​​‌‍‌‌‌‍​ ‌ ‌​‌‍‍‌‌ ‌‍‌‍‌‌​ ‌‌ ​​‌ ‌‌‌‍​‍‌‍ ​‌‍‍‌‌ ​ ‌‍‍​‌‍‌‌‌‍‌​​‍​‍‌ ‌
Formation & Sensibilisation
Luxembourg​​​​‌ ‍ ​‍​‍‌‍ ‌ ​‍‌‍‍‌‌‍‌ ‌‍‍‌‌‍ ‍​‍​‍​ ‍‍​‍​‍‌ ​ ‌‍​‌‌‍ ‍‌‍‍‌‌ ‌​‌ ‍‌​‍ ‍‌‍‍‌‌‍ ​‍​‍​‍ ​​‍​‍‌‍‍​‌ ​‍‌‍‌‌‌‍‌‍​‍​‍​ ‍‍​‍​‍​‍ ‌ ​ ‌ ‌​‌ ‌‌‌‍‌​‌‍‍‌‌‍ ​‍ ‌‍‍‌‌‍ ‍‌ ‌​‌‍‌‌‌‍ ‍‌ ‌​​‍ ‌‍‌‌‌‍‌​‌‍‍‌‌ ‌​​‍ ‌‍ ‌‌‍ ‌‍‌​‌‍‌‌​ ‌‌ ​​‌ ​‍‌‍‌‌‌ ​ ‌‍‌‌‌‍ ‍‌ ‌​‌‍​‌‌ ‌​‌‍‍‌‌‍ ‌‍ ‍​ ‍ ‌‍‍‌‌‍‌​​ ‌​ ​​‌‍​ ‌‍​‌​ ‌‍‌‍​‍​ ‌‌​ ​‍‌‍​ ​‍ ‌‌‍‌​​ ‌‍​ ​‌‌‍​‍​‍ ‌​ ‌​​ ‌‌‌‍‌‌​ ‌‍​‍ ‌​ ‍​​ ‌ ‌‍​‌​ ‌​​‍ ‌​ ‌‌‌‍‌‌​ ​ ​ ‌‍​ ‌​‌‍‌‌​ ‌‍​ ​​‌‍​‌​ ‌‍​ ​‍​ ​ ​ ‍ ‌ ‌​‌ ‍‌‌ ​​‌‍‌‌​ ‌‌ ​ ‌‍‍‌‌ ‌​‌‍‌‌‌‌​ ‌‍‌‌‌ ‌​‌ ‌​‌‍‍‌‌‍ ‍‌‍‌ ‌ ​ ​ ‍ ‌ ​​‌‍​‌‌ ‌​‌‍‍​​ ‌‌‍​‍‌ ​‍‌‍​‌‌‍ ‍‌‍‌​‌‍‍‌‌‍ ‍‌‍‌ ​‍ ‍‌‍​‍‌ ​‍‌‍​‌‌‍ ‍‌‍‌​‌​ ‍‌‍​‌‌‍ ‌‌‍‌‌​ ‌‍​‍‌‍​‌‌ ​ ‌‍‌‌‌‌‌‌‌ ​‍‌‍ ​​ ‌​‍‌‌​ ​‍‌​‌‍‌ ​ ‌ ‌​‌ ‌‌‌‍‌​‌‍‍‌‌‍ ​‍‌‍‌‍‍‌‌‍‌​​ ‌​ ​​‌‍​ ‌‍​‌​ ‌‍‌‍​‍​ ‌‌​ ​‍‌‍​ ​‍ ‌‌‍‌​​ ‌‍​ ​‌‌‍​‍​‍ ‌​ ‌​​ ‌‌‌‍‌‌​ ‌‍​‍ ‌​ ‍​​ ‌ ‌‍​‌​ ‌​​‍ ‌​ ‌‌‌‍‌‌​ ​ ​ ‌‍​ ‌​‌‍‌‌​ ‌‍​ ​​‌‍​‌​ ‌‍​ ​‍​ ​ ​‍‌‍‌ ‌​‌ ‍‌‌ ​​‌‍‌‌​ ‌‌ ​ ‌‍‍‌‌ ‌​‌‍‌‌‌‌​ ‌‍‌‌‌ ‌​‌ ‌​‌‍‍‌‌‍ ‍‌‍‌ ‌ ​ ​‍‌‍‌ ​​‌‍​‌‌ ‌​‌‍‍​​ ‌‌‍​‍‌ ​‍‌‍​‌‌‍ ‍‌‍‌​‌‍‍‌‌‍ ‍‌‍‌ ​‍ ‍‌‍​‍‌ ​‍‌‍​‌‌‍ ‍‌‍‌​‌​ ‍‌‍​‌‌‍ ‌‌‍‌‌​‍‌‍‌ ​​‌‍‌‌‌ ​‍‌ ​ ‌ ​​‌‍‌‌‌‍​ ‌ ‌​‌‍‍‌‌ ‌‍‌‍‌‌​ ‌‌ ​​‌ ‌‌‌‍​‍‌‍ ​‌‍‍‌‌ ​ ‌‍‍​‌‍‌‌‌‍‌​​‍​‍‌ ‌
Accueil​​​​‌ ‍ ​‍​‍‌‍ ‌ ​‍‌‍‍‌‌‍‌ ‌‍‍‌‌‍ ‍​‍​‍​ ‍‍​‍​‍‌ ​ ‌‍​‌‌‍ ‍‌‍‍‌‌ ‌​‌ ‍‌​‍ ‍‌‍‍‌‌‍ ​‍​‍​‍ ​​‍​‍‌‍‍​‌ ​‍‌‍‌‌‌‍‌‍​‍​‍​ ‍‍​‍​‍​‍ ‌ ​ ‌ ‌​‌ ‌‌‌‍‌​‌‍‍‌‌‍ ​‍ ‌‍‍‌‌‍ ‍‌ ‌​‌‍‌‌‌‍ ‍‌ ‌​​‍ ‌‍‌‌‌‍‌​‌‍‍‌‌ ‌​​‍ ‌‍ ‌‌‍ ‌‍‌​‌‍‌‌​ ‌‌ ​​‌ ​‍‌‍‌‌‌ ​ ‌‍‌‌‌‍ ‍‌ ‌​‌‍​‌‌ ‌​‌‍‍‌‌‍ ‌‍ ‍​ ‍ ‌‍‍‌‌‍‌​​ ‌​ ​​‌‍​ ‌‍​‌​ ‌‍‌‍​‍​ ‌‌​ ​‍‌‍​ ​‍ ‌‌‍‌​​ ‌‍​ ​‌‌‍​‍​‍ ‌​ ‌​​ ‌‌‌‍‌‌​ ‌‍​‍ ‌​ ‍​​ ‌ ‌‍​‌​ ‌​​‍ ‌​ ‌‌‌‍‌‌​ ​ ​ ‌‍​ ‌​‌‍‌‌​ ‌‍​ ​​‌‍​‌​ ‌‍​ ​‍​ ​ ​ ‍ ‌ ‌​‌ ‍‌‌ ​​‌‍‌‌​ ‌‌ ​ ‌‍‍‌‌ ‌​‌‍‌‌‌‌​ ‌‍‌‌‌ ‌​‌ ‌​‌‍‍‌‌‍ ‍‌‍‌ ‌ ​ ​ ‍ ‌ ​​‌‍​‌‌ ‌​‌‍‍​​ ‌‌‍‌‍‌‍ ‌‍ ‌ ‌​‌‍‌‌‌ ​‍​‍ ‍‌‍ ‍‌‍​‌‌ ‌‍‌​ ​‌‍‍‌‌‍ ‍‌‍‍ ‌ ​ ​‍‌‌​ ‌‌‌​​‍‌‌ ‌‍‍ ‌‍‌‌‌ ‍‌​‍‌‌​ ​ ‌​‌​​‍‌‌​ ​ ‌​‌​​‍‌‌​ ​‍​ ​‍‌‍​‍‌‍​‌​ ‌ ‌‍‌‍‌‍​‌​ ‌‍​ ‌ ​ ​​‌‍‌‍​ ​‍​ ‌‌​ ​‍​‍‌‌​ ​‍​ ​‍​‍‌‌​ ‌‌‌​‌​​‍ ‍‌‍ ​‌‍​‌‌‍​‍‌‍‌‌‌‍ ​​ ‌‍​‍‌‍​‌‌ ​ ‌‍‌‌‌‌‌‌‌ ​‍‌‍ ​​ ‌​‍‌‌​ ​‍‌​‌‍‌ ​ ‌ ‌​‌ ‌‌‌‍‌​‌‍‍‌‌‍ ​‍‌‍‌‍‍‌‌‍‌​​ ‌​ ​​‌‍​ ‌‍​‌​ ‌‍‌‍​‍​ ‌‌​ ​‍‌‍​ ​‍ ‌‌‍‌​​ ‌‍​ ​‌‌‍​‍​‍ ‌​ ‌​​ ‌‌‌‍‌‌​ ‌‍​‍ ‌​ ‍​​ ‌ ‌‍​‌​ ‌​​‍ ‌​ ‌‌‌‍‌‌​ ​ ​ ‌‍​ ‌​‌‍‌‌​ ‌‍​ ​​‌‍​‌​ ‌‍​ ​‍​ ​ ​‍‌‍‌ ‌​‌ ‍‌‌ ​​‌‍‌‌​ ‌‌ ​ ‌‍‍‌‌ ‌​‌‍‌‌‌‌​ ‌‍‌‌‌ ‌​‌ ‌​‌‍‍‌‌‍ ‍‌‍‌ ‌ ​ ​‍‌‍‌ ​​‌‍​‌‌ ‌​‌‍‍​​ ‌‌‍‌‍‌‍ ‌‍ ‌ ‌​‌‍‌‌‌ ​‍​‍ ‍‌‍ ‍‌‍​‌‌ ‌‍‌​ ​‌‍‍‌‌‍ ‍‌‍‍ ‌ ​ ​‍‌‌​ ‌‌‌​​‍‌‌ ‌‍‍ ‌‍‌‌‌ ‍‌​‍‌‌​ ​ ‌​‌​​‍‌‌​ ​ ‌​‌​​‍‌‌​ ​‍​ ​‍‌‍​‍‌‍​‌​ ‌ ‌‍‌‍‌‍​‌​ ‌‍​ ‌ ​ ​​‌‍‌‍​ ​‍​ ‌‌​ ​‍​‍‌‌​ ​‍​ ​‍​‍‌‌​ ‌‌‌​‌​​‍ ‍‌‍ ​‌‍​‌‌‍​‍‌‍‌‌‌‍ ​​‍‌‍‌ ​​‌‍‌‌‌ ​‍‌ ​ ‌ ​​‌‍‌‌‌‍​ ‌ ‌​‌‍‍‌‌ ‌‍‌‍‌‌​ ‌‌ ​​‌ ‌‌‌‍​‍‌‍ ​‌‍‍‌‌ ​ ‌‍‍​‌‍‌‌‌‍‌​​‍​‍‌ ‌ Projets​​​​‌ ‍ ​‍​‍‌‍ ‌ ​‍‌‍‍‌‌‍‌ ‌‍‍‌‌‍ ‍​‍​‍​ ‍‍​‍​‍‌ ​ ‌‍​‌‌‍ ‍‌‍‍‌‌ ‌​‌ ‍‌​‍ ‍‌‍‍‌‌‍ ​‍​‍​‍ ​​‍​‍‌‍‍​‌ ​‍‌‍‌‌‌‍‌‍​‍​‍​ ‍‍​‍​‍​‍ ‌ ​ ‌ ‌​‌ ‌‌‌‍‌​‌‍‍‌‌‍ ​‍ ‌‍‍‌‌‍ ‍‌ ‌​‌‍‌‌‌‍ ‍‌ ‌​​‍ ‌‍‌‌‌‍‌​‌‍‍‌‌ ‌​​‍ ‌‍ ‌‌‍ ‌‍‌​‌‍‌‌​ ‌‌ ​​‌ ​‍‌‍‌‌‌ ​ ‌‍‌‌‌‍ ‍‌ ‌​‌‍​‌‌ ‌​‌‍‍‌‌‍ ‌‍ ‍​ ‍ ‌‍‍‌‌‍‌​​ ‌​ ​​‌‍​ ‌‍​‌​ ‌‍‌‍​‍​ ‌‌​ ​‍‌‍​ ​‍ ‌‌‍‌​​ ‌‍​ ​‌‌‍​‍​‍ ‌​ ‌​​ ‌‌‌‍‌‌​ ‌‍​‍ ‌​ ‍​​ ‌ ‌‍​‌​ ‌​​‍ ‌​ ‌‌‌‍‌‌​ ​ ​ ‌‍​ ‌​‌‍‌‌​ ‌‍​ ​​‌‍​‌​ ‌‍​ ​‍​ ​ ​ ‍ ‌ ‌​‌ ‍‌‌ ​​‌‍‌‌​ ‌‌ ​ ‌‍‍‌‌ ‌​‌‍‌‌‌‌​ ‌‍‌‌‌ ‌​‌ ‌​‌‍‍‌‌‍ ‍‌‍‌ ‌ ​ ​ ‍ ‌ ​​‌‍​‌‌ ‌​‌‍‍​​ ‌‌‍‌‍‌‍ ‌‍ ‌ ‌​‌‍‌‌‌ ​‍​‍ ‍‌‍ ‍‌‍​‌‌ ‌‍‌​ ​‌‍‍‌‌‍ ‍‌‍‍ ‌ ​ ​‍‌‌​ ‌‌‌​​‍‌‌ ‌‍‍ ‌‍‌‌‌ ‍‌​‍‌‌​ ​ ‌​‌​​‍‌‌​ ​ ‌​‌​​‍‌‌​ ​‍​ ​‍​ ​‍​ ‍‌​ ​​​ ​‌​ ​​‌‍​‍‌‍​‍‌‍​‍​ ‌‌‌‍​ ‌‍​ ​ ​ ​‍‌‌​ ​‍​ ​‍​‍‌‌​ ‌‌‌​‌​​‍ ‍‌‍ ​‌‍​‌‌‍​‍‌‍‌‌‌‍ ​​ ‌‍​‍‌‍​‌‌ ​ ‌‍‌‌‌‌‌‌‌ ​‍‌‍ ​​ ‌​‍‌‌​ ​‍‌​‌‍‌ ​ ‌ ‌​‌ ‌‌‌‍‌​‌‍‍‌‌‍ ​‍‌‍‌‍‍‌‌‍‌​​ ‌​ ​​‌‍​ ‌‍​‌​ ‌‍‌‍​‍​ ‌‌​ ​‍‌‍​ ​‍ ‌‌‍‌​​ ‌‍​ ​‌‌‍​‍​‍ ‌​ ‌​​ ‌‌‌‍‌‌​ ‌‍​‍ ‌​ ‍​​ ‌ ‌‍​‌​ ‌​​‍ ‌​ ‌‌‌‍‌‌​ ​ ​ ‌‍​ ‌​‌‍‌‌​ ‌‍​ ​​‌‍​‌​ ‌‍​ ​‍​ ​ ​‍‌‍‌ ‌​‌ ‍‌‌ ​​‌‍‌‌​ ‌‌ ​ ‌‍‍‌‌ ‌​‌‍‌‌‌‌​ ‌‍‌‌‌ ‌​‌ ‌​‌‍‍‌‌‍ ‍‌‍‌ ‌ ​ ​‍‌‍‌ ​​‌‍​‌‌ ‌​‌‍‍​​ ‌‌‍‌‍‌‍ ‌‍ ‌ ‌​‌‍‌‌‌ ​‍​‍ ‍‌‍ ‍‌‍​‌‌ ‌‍‌​ ​‌‍‍‌‌‍ ‍‌‍‍ ‌ ​ ​‍‌‌​ ‌‌‌​​‍‌‌ ‌‍‍ ‌‍‌‌‌ ‍‌​‍‌‌​ ​ ‌​‌​​‍‌‌​ ​ ‌​‌​​‍‌‌​ ​‍​ ​‍​ ​‍​ ‍‌​ ​​​ ​‌​ ​​‌‍​‍‌‍​‍‌‍​‍​ ‌‌‌‍​ ‌‍​ ​ ​ ​‍‌‌​ ​‍​ ​‍​‍‌‌​ ‌‌‌​‌​​‍ ‍‌‍ ​‌‍​‌‌‍​‍‌‍‌‌‌‍ ​​‍‌‍‌ ​​‌‍‌‌‌ ​‍‌ ​ ‌ ​​‌‍‌‌‌‍​ ‌ ‌​‌‍‍‌‌ ‌‍‌‍‌‌​ ‌‌ ​​‌ ‌‌‌‍​‍‌‍ ​‌‍‍‌‌ ​ ‌‍‍​‌‍‌‌‌‍‌​​‍​‍‌ ‌
R&D​​​​‌ ‍ ​‍​‍‌‍ ‌ ​‍‌‍‍‌‌‍‌ ‌‍‍‌‌‍ ‍​‍​‍​ ‍‍​‍​‍‌ ​ ‌‍​‌‌‍ ‍‌‍‍‌‌ ‌​‌ ‍‌​‍ ‍‌‍‍‌‌‍ ​‍​‍​‍ ​​‍​‍‌‍‍​‌ ​‍‌‍‌‌‌‍‌‍​‍​‍​ ‍‍​‍​‍​‍ ‌ ​ ‌ ‌​‌ ‌‌‌‍‌​‌‍‍‌‌‍ ​‍ ‌‍‍‌‌‍ ‍‌ ‌​‌‍‌‌‌‍ ‍‌ ‌​​‍ ‌‍‌‌‌‍‌​‌‍‍‌‌ ‌​​‍ ‌‍ ‌‌‍ ‌‍‌​‌‍‌‌​ ‌‌ ​​‌ ​‍‌‍‌‌‌ ​ ‌‍‌‌‌‍ ‍‌ ‌​‌‍​‌‌ ‌​‌‍‍‌‌‍ ‌‍ ‍​ ‍ ‌‍‍‌‌‍‌​​ ‌​ ​​‌‍​ ‌‍​‌​ ‌‍‌‍​‍​ ‌‌​ ​‍‌‍​ ​‍ ‌‌‍‌​​ ‌‍​ ​‌‌‍​‍​‍ ‌​ ‌​​ ‌‌‌‍‌‌​ ‌‍​‍ ‌​ ‍​​ ‌ ‌‍​‌​ ‌​​‍ ‌​ ‌‌‌‍‌‌​ ​ ​ ‌‍​ ‌​‌‍‌‌​ ‌‍​ ​​‌‍​‌​ ‌‍​ ​‍​ ​ ​ ‍ ‌ ‌​‌ ‍‌‌ ​​‌‍‌‌​ ‌‌ ​ ‌‍‍‌‌ ‌​‌‍‌‌‌‌​ ‌‍‌‌‌ ‌​‌ ‌​‌‍‍‌‌‍ ‍‌‍‌ ‌ ​ ​ ‍ ‌ ​​‌‍​‌‌ ‌​‌‍‍​​ ‌‌‍‌‍‌‍ ‌‍ ‌ ‌​‌‍‌‌‌ ​‍​‍ ‍‌‍ ‍‌‍​‌‌ ‌‍‌​ ​‌‍‍‌‌‍ ‍‌‍‍ ‌ ​ ​‍‌‌​ ‌‌‌​​‍‌‌ ‌‍‍ ‌‍‌‌‌ ‍‌​‍‌‌​ ​ ‌​‌​​‍‌‌​ ​ ‌​‌​​‍‌‌​ ​‍​ ​‍‌‍​ ​ ​​‌‍‌​‌‍​‍​ ​​‌‍​‍​ ‍‌​ ‍​​ ​‍‌‍‌​​ ‍‌​ ‌‍​‍‌‌​ ​‍​ ​‍​‍‌‌​ ‌‌‌​‌​​‍ ‍‌‍ ​‌‍​‌‌‍​‍‌‍‌‌‌‍ ​​ ‌‍​‍‌‍​‌‌ ​ ‌‍‌‌‌‌‌‌‌ ​‍‌‍ ​​ ‌​‍‌‌​ ​‍‌​‌‍‌ ​ ‌ ‌​‌ ‌‌‌‍‌​‌‍‍‌‌‍ ​‍‌‍‌‍‍‌‌‍‌​​ ‌​ ​​‌‍​ ‌‍​‌​ ‌‍‌‍​‍​ ‌‌​ ​‍‌‍​ ​‍ ‌‌‍‌​​ ‌‍​ ​‌‌‍​‍​‍ ‌​ ‌​​ ‌‌‌‍‌‌​ ‌‍​‍ ‌​ ‍​​ ‌ ‌‍​‌​ ‌​​‍ ‌​ ‌‌‌‍‌‌​ ​ ​ ‌‍​ ‌​‌‍‌‌​ ‌‍​ ​​‌‍​‌​ ‌‍​ ​‍​ ​ ​‍‌‍‌ ‌​‌ ‍‌‌ ​​‌‍‌‌​ ‌‌ ​ ‌‍‍‌‌ ‌​‌‍‌‌‌‌​ ‌‍‌‌‌ ‌​‌ ‌​‌‍‍‌‌‍ ‍‌‍‌ ‌ ​ ​‍‌‍‌ ​​‌‍​‌‌ ‌​‌‍‍​​ ‌‌‍‌‍‌‍ ‌‍ ‌ ‌​‌‍‌‌‌ ​‍​‍ ‍‌‍ ‍‌‍​‌‌ ‌‍‌​ ​‌‍‍‌‌‍ ‍‌‍‍ ‌ ​ ​‍‌‌​ ‌‌‌​​‍‌‌ ‌‍‍ ‌‍‌‌‌ ‍‌​‍‌‌​ ​ ‌​‌​​‍‌‌​ ​ ‌​‌​​‍‌‌​ ​‍​ ​‍‌‍​ ​ ​​‌‍‌​‌‍​‍​ ​​‌‍​‍​ ‍‌​ ‍​​ ​‍‌‍‌​​ ‍‌​ ‌‍​‍‌‌​ ​‍​ ​‍​‍‌‌​ ‌‌‌​‌​​‍ ‍‌‍ ​‌‍​‌‌‍​‍‌‍‌‌‌‍ ​​‍‌‍‌ ​​‌‍‌‌‌ ​‍‌ ​ ‌ ​​‌‍‌‌‌‍​ ‌ ‌​‌‍‍‌‌ ‌‍‌‍‌‌​ ‌‌ ​​‌ ‌‌‌‍​‍‌‍ ​‌‍‍‌‌ ​ ‌‍‍​‌‍‌‌‌‍‌​​‍​‍‌ ‌
Fondements​​​​‌ ‍ ​‍​‍‌‍ ‌ ​‍‌‍‍‌‌‍‌ ‌‍‍‌‌‍ ‍​‍​‍​ ‍‍​‍​‍‌ ​ ‌‍​‌‌‍ ‍‌‍‍‌‌ ‌​‌ ‍‌​‍ ‍‌‍‍‌‌‍ ​‍​‍​‍ ​​‍​‍‌‍‍​‌ ​‍‌‍‌‌‌‍‌‍​‍​‍​ ‍‍​‍​‍​‍ ‌ ​ ‌ ‌​‌ ‌‌‌‍‌​‌‍‍‌‌‍ ​‍ ‌‍‍‌‌‍ ‍‌ ‌​‌‍‌‌‌‍ ‍‌ ‌​​‍ ‌‍‌‌‌‍‌​‌‍‍‌‌ ‌​​‍ ‌‍ ‌‌‍ ‌‍‌​‌‍‌‌​ ‌‌ ​​‌ ​‍‌‍‌‌‌ ​ ‌‍‌‌‌‍ ‍‌ ‌​‌‍​‌‌ ‌​‌‍‍‌‌‍ ‌‍ ‍​ ‍ ‌‍‍‌‌‍‌​​ ‌​ ​​‌‍​ ‌‍​‌​ ‌‍‌‍​‍​ ‌‌​ ​‍‌‍​ ​‍ ‌‌‍‌​​ ‌‍​ ​‌‌‍​‍​‍ ‌​ ‌​​ ‌‌‌‍‌‌​ ‌‍​‍ ‌​ ‍​​ ‌ ‌‍​‌​ ‌​​‍ ‌​ ‌‌‌‍‌‌​ ​ ​ ‌‍​ ‌​‌‍‌‌​ ‌‍​ ​​‌‍​‌​ ‌‍​ ​‍​ ​ ​ ‍ ‌ ‌​‌ ‍‌‌ ​​‌‍‌‌​ ‌‌ ​ ‌‍‍‌‌ ‌​‌‍‌‌‌‌​ ‌‍‌‌‌ ‌​‌ ‌​‌‍‍‌‌‍ ‍‌‍‌ ‌ ​ ​ ‍ ‌ ​​‌‍​‌‌ ‌​‌‍‍​​ ‌‌‍‌‍‌‍ ‌‍ ‌ ‌​‌‍‌‌‌ ​‍​‍ ‍‌‍ ‍‌‍​‌‌ ‌‍‌​ ​‌‍‍‌‌‍ ‍‌‍‍ ‌ ​ ​‍‌‌​ ‌‌‌​​‍‌‌ ‌‍‍ ‌‍‌‌‌ ‍‌​‍‌‌​ ​ ‌​‌​​‍‌‌​ ​ ‌​‌​​‍‌‌​ ​‍​ ​‍‌‍‌​​ ‌‌​ ​​​ ​‌‌‍‌‌​ ​​‌‍‌​‌‍‌‍​ ‌‌‌‍‌‌​ ‌‌​ ‌ ​‍‌‌​ ​‍​ ​‍​‍‌‌​ ‌‌‌​‌​​‍ ‍‌‍ ​‌‍​‌‌‍​‍‌‍‌‌‌‍ ​​ ‌‍​‍‌‍​‌‌ ​ ‌‍‌‌‌‌‌‌‌ ​‍‌‍ ​​ ‌​‍‌‌​ ​‍‌​‌‍‌ ​ ‌ ‌​‌ ‌‌‌‍‌​‌‍‍‌‌‍ ​‍‌‍‌‍‍‌‌‍‌​​ ‌​ ​​‌‍​ ‌‍​‌​ ‌‍‌‍​‍​ ‌‌​ ​‍‌‍​ ​‍ ‌‌‍‌​​ ‌‍​ ​‌‌‍​‍​‍ ‌​ ‌​​ ‌‌‌‍‌‌​ ‌‍​‍ ‌​ ‍​​ ‌ ‌‍​‌​ ‌​​‍ ‌​ ‌‌‌‍‌‌​ ​ ​ ‌‍​ ‌​‌‍‌‌​ ‌‍​ ​​‌‍​‌​ ‌‍​ ​‍​ ​ ​‍‌‍‌ ‌​‌ ‍‌‌ ​​‌‍‌‌​ ‌‌ ​ ‌‍‍‌‌ ‌​‌‍‌‌‌‌​ ‌‍‌‌‌ ‌​‌ ‌​‌‍‍‌‌‍ ‍‌‍‌ ‌ ​ ​‍‌‍‌ ​​‌‍​‌‌ ‌​‌‍‍​​ ‌‌‍‌‍‌‍ ‌‍ ‌ ‌​‌‍‌‌‌ ​‍​‍ ‍‌‍ ‍‌‍​‌‌ ‌‍‌​ ​‌‍‍‌‌‍ ‍‌‍‍ ‌ ​ ​‍‌‌​ ‌‌‌​​‍‌‌ ‌‍‍ ‌‍‌‌‌ ‍‌​‍‌‌​ ​ ‌​‌​​‍‌‌​ ​ ‌​‌​​‍‌‌​ ​‍​ ​‍‌‍‌​​ ‌‌​ ​​​ ​‌‌‍‌‌​ ​​‌‍‌​‌‍‌‍​ ‌‌‌‍‌‌​ ‌‌​ ‌ ​‍‌‌​ ​‍​ ​‍​‍‌‌​ ‌‌‌​‌​​‍ ‍‌‍ ​‌‍​‌‌‍​‍‌‍‌‌‌‍ ​​‍‌‍‌ ​​‌‍‌‌‌ ​‍‌ ​ ‌ ​​‌‍‌‌‌‍​ ‌ ‌​‌‍‍‌‌ ‌‍‌‍‌‌​ ‌‌ ​​‌ ‌‌‌‍​‍‌‍ ​‌‍‍‌‌ ​ ‌‍‍​‌‍‌‌‌‍‌​​‍​‍‌ ‌
Actualités​​​​‌ ‍ ​‍​‍‌‍ ‌ ​‍‌‍‍‌‌‍‌ ‌‍‍‌‌‍ ‍​‍​‍​ ‍‍​‍​‍‌ ​ ‌‍​‌‌‍ ‍‌‍‍‌‌ ‌​‌ ‍‌​‍ ‍‌‍‍‌‌‍ ​‍​‍​‍ ​​‍​‍‌‍‍​‌ ​‍‌‍‌‌‌‍‌‍​‍​‍​ ‍‍​‍​‍​‍ ‌ ​ ‌ ‌​‌ ‌‌‌‍‌​‌‍‍‌‌‍ ​‍ ‌‍‍‌‌‍ ‍‌ ‌​‌‍‌‌‌‍ ‍‌ ‌​​‍ ‌‍‌‌‌‍‌​‌‍‍‌‌ ‌​​‍ ‌‍ ‌‌‍ ‌‍‌​‌‍‌‌​ ‌‌ ​​‌ ​‍‌‍‌‌‌ ​ ‌‍‌‌‌‍ ‍‌ ‌​‌‍​‌‌ ‌​‌‍‍‌‌‍ ‌‍ ‍​ ‍ ‌‍‍‌‌‍‌​​ ‌​ ​​‌‍​ ‌‍​‌​ ‌‍‌‍​‍​ ‌‌​ ​‍‌‍​ ​‍ ‌‌‍‌​​ ‌‍​ ​‌‌‍​‍​‍ ‌​ ‌​​ ‌‌‌‍‌‌​ ‌‍​‍ ‌​ ‍​​ ‌ ‌‍​‌​ ‌​​‍ ‌​ ‌‌‌‍‌‌​ ​ ​ ‌‍​ ‌​‌‍‌‌​ ‌‍​ ​​‌‍​‌​ ‌‍​ ​‍​ ​ ​ ‍ ‌ ‌​‌ ‍‌‌ ​​‌‍‌‌​ ‌‌ ​ ‌‍‍‌‌ ‌​‌‍‌‌‌‌​ ‌‍‌‌‌ ‌​‌ ‌​‌‍‍‌‌‍ ‍‌‍‌ ‌ ​ ​ ‍ ‌ ​​‌‍​‌‌ ‌​‌‍‍​​ ‌‌‍‌‍‌‍ ‌‍ ‌ ‌​‌‍‌‌‌ ​‍​‍ ‍‌‍ ‍‌‍​‌‌ ‌‍‌​ ​‌‍‍‌‌‍ ‍‌‍‍ ‌ ​ ​‍‌‌​ ‌‌‌​​‍‌‌ ‌‍‍ ‌‍‌‌‌ ‍‌​‍‌‌​ ​ ‌​‌​​‍‌‌​ ​ ‌​‌​​‍‌‌​ ​‍​ ​‍​ ​‍‌‍​ ​ ​‍‌‍‌‌‌‍​‍​ ‌ ​ ‌‍​ ‍​‌‍‌​​ ‌‍‌‍​‌‌‍​ ​‍‌‌​ ​‍​ ​‍​‍‌‌​ ‌‌‌​‌​​‍ ‍‌‍ ​‌‍​‌‌‍​‍‌‍‌‌‌‍ ​​ ‌‍​‍‌‍​‌‌ ​ ‌‍‌‌‌‌‌‌‌ ​‍‌‍ ​​ ‌​‍‌‌​ ​‍‌​‌‍‌ ​ ‌ ‌​‌ ‌‌‌‍‌​‌‍‍‌‌‍ ​‍‌‍‌‍‍‌‌‍‌​​ ‌​ ​​‌‍​ ‌‍​‌​ ‌‍‌‍​‍​ ‌‌​ ​‍‌‍​ ​‍ ‌‌‍‌​​ ‌‍​ ​‌‌‍​‍​‍ ‌​ ‌​​ ‌‌‌‍‌‌​ ‌‍​‍ ‌​ ‍​​ ‌ ‌‍​‌​ ‌​​‍ ‌​ ‌‌‌‍‌‌​ ​ ​ ‌‍​ ‌​‌‍‌‌​ ‌‍​ ​​‌‍​‌​ ‌‍​ ​‍​ ​ ​‍‌‍‌ ‌​‌ ‍‌‌ ​​‌‍‌‌​ ‌‌ ​ ‌‍‍‌‌ ‌​‌‍‌‌‌‌​ ‌‍‌‌‌ ‌​‌ ‌​‌‍‍‌‌‍ ‍‌‍‌ ‌ ​ ​‍‌‍‌ ​​‌‍​‌‌ ‌​‌‍‍​​ ‌‌‍‌‍‌‍ ‌‍ ‌ ‌​‌‍‌‌‌ ​‍​‍ ‍‌‍ ‍‌‍​‌‌ ‌‍‌​ ​‌‍‍‌‌‍ ‍‌‍‍ ‌ ​ ​‍‌‌​ ‌‌‌​​‍‌‌ ‌‍‍ ‌‍‌‌‌ ‍‌​‍‌‌​ ​ ‌​‌​​‍‌‌​ ​ ‌​‌​​‍‌‌​ ​‍​ ​‍​ ​‍‌‍​ ​ ​‍‌‍‌‌‌‍​‍​ ‌ ​ ‌‍​ ‍​‌‍‌​​ ‌‍‌‍​‌‌‍​ ​‍‌‌​ ​‍​ ​‍​‍‌‌​ ‌‌‌​‌​​‍ ‍‌‍ ​‌‍​‌‌‍​‍‌‍‌‌‌‍ ​​‍‌‍‌ ​​‌‍‌‌‌ ​‍‌ ​ ‌ ​​‌‍‌‌‌‍​ ‌ ‌​‌‍‍‌‌ ‌‍‌‍‌‌​ ‌‌ ​​‌ ‌‌‌‍​‍‌‍ ​‌‍‍‌‌ ​ ‌‍‍​‌‍‌‌‌‍‌​​‍​‍‌ ‌
À propos​​​​‌ ‍ ​‍​‍‌‍ ‌ ​‍‌‍‍‌‌‍‌ ‌‍‍‌‌‍ ‍​‍​‍​ ‍‍​‍​‍‌ ​ ‌‍​‌‌‍ ‍‌‍‍‌‌ ‌​‌ ‍‌​‍ ‍‌‍‍‌‌‍ ​‍​‍​‍ ​​‍​‍‌‍‍​‌ ​‍‌‍‌‌‌‍‌‍​‍​‍​ ‍‍​‍​‍​‍ ‌ ​ ‌ ‌​‌ ‌‌‌‍‌​‌‍‍‌‌‍ ​‍ ‌‍‍‌‌‍ ‍‌ ‌​‌‍‌‌‌‍ ‍‌ ‌​​‍ ‌‍‌‌‌‍‌​‌‍‍‌‌ ‌​​‍ ‌‍ ‌‌‍ ‌‍‌​‌‍‌‌​ ‌‌ ​​‌ ​‍‌‍‌‌‌ ​ ‌‍‌‌‌‍ ‍‌ ‌​‌‍​‌‌ ‌​‌‍‍‌‌‍ ‌‍ ‍​ ‍ ‌‍‍‌‌‍‌​​ ‌​ ​​‌‍​ ‌‍​‌​ ‌‍‌‍​‍​ ‌‌​ ​‍‌‍​ ​‍ ‌‌‍‌​​ ‌‍​ ​‌‌‍​‍​‍ ‌​ ‌​​ ‌‌‌‍‌‌​ ‌‍​‍ ‌​ ‍​​ ‌ ‌‍​‌​ ‌​​‍ ‌​ ‌‌‌‍‌‌​ ​ ​ ‌‍​ ‌​‌‍‌‌​ ‌‍​ ​​‌‍​‌​ ‌‍​ ​‍​ ​ ​ ‍ ‌ ‌​‌ ‍‌‌ ​​‌‍‌‌​ ‌‌ ​ ‌‍‍‌‌ ‌​‌‍‌‌‌‌​ ‌‍‌‌‌ ‌​‌ ‌​‌‍‍‌‌‍ ‍‌‍‌ ‌ ​ ​ ‍ ‌ ​​‌‍​‌‌ ‌​‌‍‍​​ ‌‌‍‌‍‌‍ ‌‍ ‌ ‌​‌‍‌‌‌ ​‍​‍ ‍‌‍ ‍‌‍​‌‌ ‌‍‌​ ​‌‍‍‌‌‍ ‍‌‍‍ ‌ ​ ​‍‌‌​ ‌‌‌​​‍‌‌ ‌‍‍ ‌‍‌‌‌ ‍‌​‍‌‌​ ​ ‌​‌​​‍‌‌​ ​ ‌​‌​​‍‌‌​ ​‍​ ​‍​ ​‌​ ‌ ‌‍‌‌​ ​ ​ ‌‌​ ​‍​ ‍​‌‍​ ​ ‌‍​ ​ ‌‍​ ‌‍‌​​‍‌‌​ ​‍​ ​‍​‍‌‌​ ‌‌‌​‌​​‍ ‍‌‍ ​‌‍​‌‌‍​‍‌‍‌‌‌‍ ​​ ‌‍​‍‌‍​‌‌ ​ ‌‍‌‌‌‌‌‌‌ ​‍‌‍ ​​ ‌​‍‌‌​ ​‍‌​‌‍‌ ​ ‌ ‌​‌ ‌‌‌‍‌​‌‍‍‌‌‍ ​‍‌‍‌‍‍‌‌‍‌​​ ‌​ ​​‌‍​ ‌‍​‌​ ‌‍‌‍​‍​ ‌‌​ ​‍‌‍​ ​‍ ‌‌‍‌​​ ‌‍​ ​‌‌‍​‍​‍ ‌​ ‌​​ ‌‌‌‍‌‌​ ‌‍​‍ ‌​ ‍​​ ‌ ‌‍​‌​ ‌​​‍ ‌​ ‌‌‌‍‌‌​ ​ ​ ‌‍​ ‌​‌‍‌‌​ ‌‍​ ​​‌‍​‌​ ‌‍​ ​‍​ ​ ​‍‌‍‌ ‌​‌ ‍‌‌ ​​‌‍‌‌​ ‌‌ ​ ‌‍‍‌‌ ‌​‌‍‌‌‌‌​ ‌‍‌‌‌ ‌​‌ ‌​‌‍‍‌‌‍ ‍‌‍‌ ‌ ​ ​‍‌‍‌ ​​‌‍​‌‌ ‌​‌‍‍​​ ‌‌‍‌‍‌‍ ‌‍ ‌ ‌​‌‍‌‌‌ ​‍​‍ ‍‌‍ ‍‌‍​‌‌ ‌‍‌​ ​‌‍‍‌‌‍ ‍‌‍‍ ‌ ​ ​‍‌‌​ ‌‌‌​​‍‌‌ ‌‍‍ ‌‍‌‌‌ ‍‌​‍‌‌​ ​ ‌​‌​​‍‌‌​ ​ ‌​‌​​‍‌‌​ ​‍​ ​‍​ ​‌​ ‌ ‌‍‌‌​ ​ ​ ‌‌​ ​‍​ ‍​‌‍​ ​ ‌‍​ ​ ‌‍​ ‌‍‌​​‍‌‌​ ​‍​ ​‍​‍‌‌​ ‌‌‌​‌​​‍ ‍‌‍ ​‌‍​‌‌‍​‍‌‍‌‌‌‍ ​​‍‌‍‌ ​​‌‍‌‌‌ ​‍‌ ​ ‌ ​​‌‍‌‌‌‍​ ‌ ‌​‌‍‍‌‌ ‌‍‌‍‌‌​ ‌‌ ​​‌ ‌‌‌‍​‍‌‍ ​‌‍‍‌‌ ​ ‌‍‍​‌‍‌‌‌‍‌​​‍​‍‌ ‌
Contact​​​​‌ ‍ ​‍​‍‌‍ ‌ ​‍‌‍‍‌‌‍‌ ‌‍‍‌‌‍ ‍​‍​‍​ ‍‍​‍​‍‌ ​ ‌‍​‌‌‍ ‍‌‍‍‌‌ ‌​‌ ‍‌​‍ ‍‌‍‍‌‌‍ ​‍​‍​‍ ​​‍​‍‌‍‍​‌ ​‍‌‍‌‌‌‍‌‍​‍​‍​ ‍‍​‍​‍​‍ ‌ ​ ‌ ‌​‌ ‌‌‌‍‌​‌‍‍‌‌‍ ​‍ ‌‍‍‌‌‍ ‍‌ ‌​‌‍‌‌‌‍ ‍‌ ‌​​‍ ‌‍‌‌‌‍‌​‌‍‍‌‌ ‌​​‍ ‌‍ ‌‌‍ ‌‍‌​‌‍‌‌​ ‌‌ ​​‌ ​‍‌‍‌‌‌ ​ ‌‍‌‌‌‍ ‍‌ ‌​‌‍​‌‌ ‌​‌‍‍‌‌‍ ‌‍ ‍​ ‍ ‌‍‍‌‌‍‌​​ ‌​ ​​‌‍​ ‌‍​‌​ ‌‍‌‍​‍​ ‌‌​ ​‍‌‍​ ​‍ ‌‌‍‌​​ ‌‍​ ​‌‌‍​‍​‍ ‌​ ‌​​ ‌‌‌‍‌‌​ ‌‍​‍ ‌​ ‍​​ ‌ ‌‍​‌​ ‌​​‍ ‌​ ‌‌‌‍‌‌​ ​ ​ ‌‍​ ‌​‌‍‌‌​ ‌‍​ ​​‌‍​‌​ ‌‍​ ​‍​ ​ ​ ‍ ‌ ‌​‌ ‍‌‌ ​​‌‍‌‌​ ‌‌ ​ ‌‍‍‌‌ ‌​‌‍‌‌‌‌​ ‌‍‌‌‌ ‌​‌ ‌​‌‍‍‌‌‍ ‍‌‍‌ ‌ ​ ​ ‍ ‌ ​​‌‍​‌‌ ‌​‌‍‍​​ ‌‌‍‌‍‌‍ ‌‍ ‌ ‌​‌‍‌‌‌ ​‍​‍ ‍‌‍ ‍‌‍​‌‌ ‌‍‌​ ​‌‍‍‌‌‍ ‍‌‍‍ ‌ ​ ​‍‌‌​ ‌‌‌​​‍‌‌ ‌‍‍ ‌‍‌‌‌ ‍‌​‍‌‌​ ​ ‌​‌​​‍‌‌​ ​ ‌​‌​​‍‌‌​ ​‍​ ​‍‌‍​ ​ ‍​​ ​‍‌‍‌‌‌‍​‍​ ​‌‌‍‌‌​ ‌‌​ ​​‌‍‌‍​ ​​​ ​ ​‍‌‌​ ​‍​ ​‍​‍‌‌​ ‌‌‌​‌​​‍ ‍‌‍ ​‌‍​‌‌‍​‍‌‍‌‌‌‍ ​​ ‌‍​‍‌‍​‌‌ ​ ‌‍‌‌‌‌‌‌‌ ​‍‌‍ ​​ ‌​‍‌‌​ ​‍‌​‌‍‌ ​ ‌ ‌​‌ ‌‌‌‍‌​‌‍‍‌‌‍ ​‍‌‍‌‍‍‌‌‍‌​​ ‌​ ​​‌‍​ ‌‍​‌​ ‌‍‌‍​‍​ ‌‌​ ​‍‌‍​ ​‍ ‌‌‍‌​​ ‌‍​ ​‌‌‍​‍​‍ ‌​ ‌​​ ‌‌‌‍‌‌​ ‌‍​‍ ‌​ ‍​​ ‌ ‌‍​‌​ ‌​​‍ ‌​ ‌‌‌‍‌‌​ ​ ​ ‌‍​ ‌​‌‍‌‌​ ‌‍​ ​​‌‍​‌​ ‌‍​ ​‍​ ​ ​‍‌‍‌ ‌​‌ ‍‌‌ ​​‌‍‌‌​ ‌‌ ​ ‌‍‍‌‌ ‌​‌‍‌‌‌‌​ ‌‍‌‌‌ ‌​‌ ‌​‌‍‍‌‌‍ ‍‌‍‌ ‌ ​ ​‍‌‍‌ ​​‌‍​‌‌ ‌​‌‍‍​​ ‌‌‍‌‍‌‍ ‌‍ ‌ ‌​‌‍‌‌‌ ​‍​‍ ‍‌‍ ‍‌‍​‌‌ ‌‍‌​ ​‌‍‍‌‌‍ ‍‌‍‍ ‌ ​ ​‍‌‌​ ‌‌‌​​‍‌‌ ‌‍‍ ‌‍‌‌‌ ‍‌​‍‌‌​ ​ ‌​‌​​‍‌‌​ ​ ‌​‌​​‍‌‌​ ​‍​ ​‍‌‍​ ​ ‍​​ ​‍‌‍‌‌‌‍​‍​ ​‌‌‍‌‌​ ‌‌​ ​​‌‍‌‍​ ​​​ ​ ​‍‌‌​ ​‍​ ​‍​‍‌‌​ ‌‌‌​‌​​‍ ‍‌‍ ​‌‍​‌‌‍​‍‌‍‌‌‌‍ ​​‍‌‍‌ ​​‌‍‌‌‌ ​‍‌ ​ ‌ ​​‌‍‌‌‌‍​ ‌ ‌​‌‍‍‌‌ ‌‍‌‍‌‌​ ‌‌ ​​‌ ‌‌‌‍​‍‌‍ ​‌‍‍‌‌ ​ ‌‍‍​‌‍‌‌‌‍‌​​‍​‍‌ ‌
Participer​​​​‌ ‍ ​‍​‍‌‍ ‌ ​‍‌‍‍‌‌‍‌ ‌‍‍‌‌‍ ‍​‍​‍​ ‍‍​‍​‍‌ ​ ‌‍​‌‌‍ ‍‌‍‍‌‌ ‌​‌ ‍‌​‍ ‍‌‍‍‌‌‍ ​‍​‍​‍ ​​‍​‍‌‍‍​‌ ​‍‌‍‌‌‌‍‌‍​‍​‍​ ‍‍​‍​‍​‍ ‌ ​ ‌ ‌​‌ ‌‌‌‍‌​‌‍‍‌‌‍ ​‍ ‌‍‍‌‌‍ ‍‌ ‌​‌‍‌‌‌‍ ‍‌ ‌​​‍ ‌‍‌‌‌‍‌​‌‍‍‌‌ ‌​​‍ ‌‍ ‌‌‍ ‌‍‌​‌‍‌‌​ ‌‌ ​​‌ ​‍‌‍‌‌‌ ​ ‌‍‌‌‌‍ ‍‌ ‌​‌‍​‌‌ ‌​‌‍‍‌‌‍ ‌‍ ‍​ ‍ ‌‍‍‌‌‍‌​​ ‌​ ​​‌‍​ ‌‍​‌​ ‌‍‌‍​‍​ ‌‌​ ​‍‌‍​ ​‍ ‌‌‍‌​​ ‌‍​ ​‌‌‍​‍​‍ ‌​ ‌​​ ‌‌‌‍‌‌​ ‌‍​‍ ‌​ ‍​​ ‌ ‌‍​‌​ ‌​​‍ ‌​ ‌‌‌‍‌‌​ ​ ​ ‌‍​ ‌​‌‍‌‌​ ‌‍​ ​​‌‍​‌​ ‌‍​ ​‍​ ​ ​ ‍ ‌ ‌​‌ ‍‌‌ ​​‌‍‌‌​ ‌‌ ​ ‌‍‍‌‌ ‌​‌‍‌‌‌‌​ ‌‍‌‌‌ ‌​‌ ‌​‌‍‍‌‌‍ ‍‌‍‌ ‌ ​ ​ ‍ ‌ ​​‌‍​‌‌ ‌​‌‍‍​​ ‌‌‍‌‍‌‍ ‌‍ ‌ ‌​‌‍‌‌‌ ​‍​‍ ‍‌‍ ‍‌‍​‌‌ ‌‍‌​ ​‌‍‍‌‌‍ ‍‌‍‍ ‌ ​ ​‍‌‌​ ‌‌‌​​‍‌‌ ‌‍‍ ‌‍‌‌‌ ‍‌​‍‌‌​ ​ ‌​‌​​‍‌‌​ ​ ‌​‌​​‍‌‌​ ​‍​ ​‍​ ​​‌‍​‍​ ​‌​ ​‍​ ‌​‌‍‌‌​ ‌​​ ‍‌‌‍‌‍​ ‍​‌‍‌‌​ ​‍​‍‌‌​ ​‍​ ​‍​‍‌‌​ ‌‌‌​‌​​‍ ‍‌‍ ​‌‍​‌‌‍​‍‌‍‌‌‌‍ ​​ ‌‍​‍‌‍​‌‌ ​ ‌‍‌‌‌‌‌‌‌ ​‍‌‍ ​​ ‌​‍‌‌​ ​‍‌​‌‍‌ ​ ‌ ‌​‌ ‌‌‌‍‌​‌‍‍‌‌‍ ​‍‌‍‌‍‍‌‌‍‌​​ ‌​ ​​‌‍​ ‌‍​‌​ ‌‍‌‍​‍​ ‌‌​ ​‍‌‍​ ​‍ ‌‌‍‌​​ ‌‍​ ​‌‌‍​‍​‍ ‌​ ‌​​ ‌‌‌‍‌‌​ ‌‍​‍ ‌​ ‍​​ ‌ ‌‍​‌​ ‌​​‍ ‌​ ‌‌‌‍‌‌​ ​ ​ ‌‍​ ‌​‌‍‌‌​ ‌‍​ ​​‌‍​‌​ ‌‍​ ​‍​ ​ ​‍‌‍‌ ‌​‌ ‍‌‌ ​​‌‍‌‌​ ‌‌ ​ ‌‍‍‌‌ ‌​‌‍‌‌‌‌​ ‌‍‌‌‌ ‌​‌ ‌​‌‍‍‌‌‍ ‍‌‍‌ ‌ ​ ​‍‌‍‌ ​​‌‍​‌‌ ‌​‌‍‍​​ ‌‌‍‌‍‌‍ ‌‍ ‌ ‌​‌‍‌‌‌ ​‍​‍ ‍‌‍ ‍‌‍​‌‌ ‌‍‌​ ​‌‍‍‌‌‍ ‍‌‍‍ ‌ ​ ​‍‌‌​ ‌‌‌​​‍‌‌ ‌‍‍ ‌‍‌‌‌ ‍‌​‍‌‌​ ​ ‌​‌​​‍‌‌​ ​ ‌​‌​​‍‌‌​ ​‍​ ​‍​ ​​‌‍​‍​ ​‌​ ​‍​ ‌​‌‍‌‌​ ‌​​ ‍‌‌‍‌‍​ ‍​‌‍‌‌​ ​‍​‍‌‌​ ​‍​ ​‍​‍‌‌​ ‌‌‌​‌​​‍ ‍‌‍ ​‌‍​‌‌‍​‍‌‍‌‌‌‍ ​​‍‌‍‌ ​​‌‍‌‌‌ ​‍‌ ​ ‌ ​​‌‍‌‌‌‍​ ‌ ‌​‌‍‍‌‌ ‌‍‌‍‌‌​ ‌‌ ​​‌ ‌‌‌‍​‍‌‍ ​‌‍‍‌‌ ​ ‌‍‍​‌‍‌‌‌‍‌​​‍​‍‌ ‌
© 2026 FSLUX. Tous droits réservés.​​​​‌ ‍ ​‍​‍‌‍ ‌ ​‍‌‍‍‌‌‍‌ ‌‍‍‌‌‍ ‍​‍​‍​ ‍‍​‍​‍‌ ​ ‌‍​‌‌‍ ‍‌‍‍‌‌ ‌​‌ ‍‌​‍ ‍‌‍‍‌‌‍ ​‍​‍​‍ ​​‍​‍‌‍‍​‌ ​‍‌‍‌‌‌‍‌‍​‍​‍​ ‍‍​‍​‍​‍ ‌ ​ ‌ ‌​‌ ‌‌‌‍‌​‌‍‍‌‌‍ ​‍ ‌‍‍‌‌‍ ‍‌ ‌​‌‍‌‌‌‍ ‍‌ ‌​​‍ ‌‍‌‌‌‍‌​‌‍‍‌‌ ‌​​‍ ‌‍ ‌‌‍ ‌‍‌​‌‍‌‌​ ‌‌ ​​‌ ​‍‌‍‌‌‌ ​ ‌‍‌‌‌‍ ‍‌ ‌​‌‍​‌‌ ‌​‌‍‍‌‌‍ ‌‍ ‍​ ‍ ‌‍‍‌‌‍‌​​ ‌​ ​​‌‍​ ‌‍​‌​ ‌‍‌‍​‍​ ‌‌​ ​‍‌‍​ ​‍ ‌‌‍‌​​ ‌‍​ ​‌‌‍​‍​‍ ‌​ ‌​​ ‌‌‌‍‌‌​ ‌‍​‍ ‌​ ‍​​ ‌ ‌‍​‌​ ‌​​‍ ‌​ ‌‌‌‍‌‌​ ​ ​ ‌‍​ ‌​‌‍‌‌​ ‌‍​ ​​‌‍​‌​ ‌‍​ ​‍​ ​ ​ ‍ ‌ ‌​‌ ‍‌‌ ​​‌‍‌‌​ ‌‌ ​ ‌‍‍‌‌ ‌​‌‍‌‌‌‌​ ‌‍‌‌‌ ‌​‌ ‌​‌‍‍‌‌‍ ‍‌‍‌ ‌ ​ ​ ‍ ‌ ​​‌‍​‌‌ ‌​‌‍‍​​ ‌‌‍‌‍‌‍ ‌‍ ‌ ‌​‌‍‌‌‌ ​‍​‍ ‍‌‍​ ‌‍ ‌ ​​‌ ‍‌‌ ​‍‌‍‍‌‌‍‌ ‌‍‍​‌ ‌​‌‌‌​‌‍‌‌‌ ‍​‌ ‌​​ ‌‍​‍‌‍​‌‌ ​ ‌‍‌‌‌‌‌‌‌ ​‍‌‍ ​​ ‌​‍‌‌​ ​‍‌​‌‍‌ ​ ‌ ‌​‌ ‌‌‌‍‌​‌‍‍‌‌‍ ​‍‌‍‌‍‍‌‌‍‌​​ ‌​ ​​‌‍​ ‌‍​‌​ ‌‍‌‍​‍​ ‌‌​ ​‍‌‍​ ​‍ ‌‌‍‌​​ ‌‍​ ​‌‌‍​‍​‍ ‌​ ‌​​ ‌‌‌‍‌‌​ ‌‍​‍ ‌​ ‍​​ ‌ ‌‍​‌​ ‌​​‍ ‌​ ‌‌‌‍‌‌​ ​ ​ ‌‍​ ‌​‌‍‌‌​ ‌‍​ ​​‌‍​‌​ ‌‍​ ​‍​ ​ ​‍‌‍‌ ‌​‌ ‍‌‌ ​​‌‍‌‌​ ‌‌ ​ ‌‍‍‌‌ ‌​‌‍‌‌‌‌​ ‌‍‌‌‌ ‌​‌ ‌​‌‍‍‌‌‍ ‍‌‍‌ ‌ ​ ​‍‌‍‌ ​​‌‍​‌‌ ‌​‌‍‍​​ ‌‌‍‌‍‌‍ ‌‍ ‌ ‌​‌‍‌‌‌ ​‍​‍ ‍‌‍​ ‌‍ ‌ ​​‌ ‍‌‌ ​‍‌‍‍‌‌‍‌ ‌‍‍​‌ ‌​‌‌‌​‌‍‌‌‌ ‍​‌ ‌​​‍‌‍‌ ​​‌‍‌‌‌ ​‍‌ ​ ‌ ​​‌‍‌‌‌‍​ ‌ ‌​‌‍‍‌‌ ‌‍‌‍‌‌​ ‌‌ ​​‌ ‌‌‌‍​‍‌‍ ​‌‍‍‌‌ ​ ‌‍‍​‌‍‌‌‌‍‌​​‍​‍‌ ‌Politique de confidentialité
40 Bd Pierre Dupong, 1430 Hollerich Luxembourg​​​​‌ ‍ ​‍​‍‌‍ ‌ ​‍‌‍‍‌‌‍‌ ‌‍‍‌‌‍ ‍​‍​‍​ ‍‍​‍​‍‌ ​ ‌‍​‌‌‍ ‍‌‍‍‌‌ ‌​‌ ‍‌​‍ ‍‌‍‍‌‌‍ ​‍​‍​‍ ​​‍​‍‌‍‍​‌ ​‍‌‍‌‌‌‍‌‍​‍​‍​ ‍‍​‍​‍​‍ ‌ ​ ‌ ‌​‌ ‌‌‌‍‌​‌‍‍‌‌‍ ​‍ ‌‍‍‌‌‍ ‍‌ ‌​‌‍‌‌‌‍ ‍‌ ‌​​‍ ‌‍‌‌‌‍‌​‌‍‍‌‌ ‌​​‍ ‌‍ ‌‌‍ ‌‍‌​‌‍‌‌​ ‌‌ ​​‌ ​‍‌‍‌‌‌ ​ ‌‍‌‌‌‍ ‍‌ ‌​‌‍​‌‌ ‌​‌‍‍‌‌‍ ‌‍ ‍​ ‍ ‌‍‍‌‌‍‌​​ ‌​ ​​‌‍​ ‌‍​‌​ ‌‍‌‍​‍​ ‌‌​ ​‍‌‍​ ​‍ ‌‌‍‌​​ ‌‍​ ​‌‌‍​‍​‍ ‌​ ‌​​ ‌‌‌‍‌‌​ ‌‍​‍ ‌​ ‍​​ ‌ ‌‍​‌​ ‌​​‍ ‌​ ‌‌‌‍‌‌​ ​ ​ ‌‍​ ‌​‌‍‌‌​ ‌‍​ ​​‌‍​‌​ ‌‍​ ​‍​ ​ ​ ‍ ‌ ‌​‌ ‍‌‌ ​​‌‍‌‌​ ‌‌ ​ ‌‍‍‌‌ ‌​‌‍‌‌‌‌​ ‌‍‌‌‌ ‌​‌ ‌​‌‍‍‌‌‍ ‍‌‍‌ ‌ ​ ​ ‍ ‌ ​​‌‍​‌‌ ‌​‌‍‍​​ ‌‌‍​‍‌ ​‍‌‍​‌‌‍ ‍‌‍‌​‌‍‍‌‌‍ ‍‌‍‌ ​‍ ‍‌‍​ ‌‍ ‌‍ ‍‌ ‌​‌‍​‌‌‍​ ‌ ‌​‌​‍‌‌‍ ‍‌‍‌‍‌‍ ​‍ ‍‌‍​‌‌‍‌​‌‍‌​‌ ​‍‌‍‌‌‌ ​ ‌ ​ ​ ‌‍​‍‌‍​‌‌ ​ ‌‍‌‌‌‌‌‌‌ ​‍‌‍ ​​ ‌​‍‌‌​ ​‍‌​‌‍‌ ​ ‌ ‌​‌ ‌‌‌‍‌​‌‍‍‌‌‍ ​‍‌‍‌‍‍‌‌‍‌​​ ‌​ ​​‌‍​ ‌‍​‌​ ‌‍‌‍​‍​ ‌‌​ ​‍‌‍​ ​‍ ‌‌‍‌​​ ‌‍​ ​‌‌‍​‍​‍ ‌​ ‌​​ ‌‌‌‍‌‌​ ‌‍​‍ ‌​ ‍​​ ‌ ‌‍​‌​ ‌​​‍ ‌​ ‌‌‌‍‌‌​ ​ ​ ‌‍​ ‌​‌‍‌‌​ ‌‍​ ​​‌‍​‌​ ‌‍​ ​‍​ ​ ​‍‌‍‌ ‌​‌ ‍‌‌ ​​‌‍‌‌​ ‌‌ ​ ‌‍‍‌‌ ‌​‌‍‌‌‌‌​ ‌‍‌‌‌ ‌​‌ ‌​‌‍‍‌‌‍ ‍‌‍‌ ‌ ​ ​‍‌‍‌ ​​‌‍​‌‌ ‌​‌‍‍​​ ‌‌‍​‍‌ ​‍‌‍​‌‌‍ ‍‌‍‌​‌‍‍‌‌‍ ‍‌‍‌ ​‍ ‍‌‍​ ‌‍ ‌‍ ‍‌ ‌​‌‍​‌‌‍​ ‌ ‌​‌​‍‌‌‍ ‍‌‍‌‍‌‍ ​‍ ‍‌‍​‌‌‍‌​‌‍‌​‌ ​‍‌‍‌‌‌ ​ ‌ ​ ​‍‌‍‌ ​​‌‍‌‌‌ ​‍‌ ​ ‌ ​​‌‍‌‌‌‍​ ‌ ‌​‌‍‍‌‌ ‌‍‌‍‌‌​ ‌‌ ​​‌ ‌‌‌‍​‍‌‍ ​‌‍‍‌‌ ​ ‌‍‍​‌‍‌‌‌‍‌​​‍​‍‌ ‌